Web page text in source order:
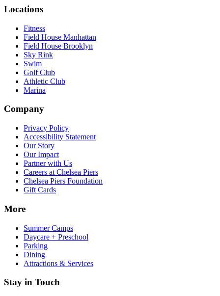
Locations​​​​‌ ‍ ​‍​‍‌‍ ‌ ​‍‌‍‍‌‌‍‌ ‌‍‍‌‌‍ ‍​‍​‍​ ‍‍​‍​‍‌ ​ ‌‍​‌‌‍ ‍‌‍‍‌‌ ‌​‌ ‍‌​‍ ‍‌‍‍‌‌‍ ​‍​‍​‍ ​​‍​‍‌‍‍​‌ ​‍‌‍‌‌‌‍‌‍​‍​‍​ ‍‍​‍​‍‌‍‍​‌ ‌​‌ ‌​‌ ​​‌ ​ ​ ‍‍​‍ ​‍ ‌‍​ ‌‍‍​‌‍‌‌‌‍ ​‌ ​ ‌‍‌‌‌‍​‌‌ ​​‌‍‍‌‌‍‌‌‌ ​‍‌ ​ ​‍ ‍‌ ​ ‌‍​‌‌‍ ‍‌‍‍‌‌ ‌​‌ ‍‌​‍ ‍‌ ​ ‌ ‌​‌ ‌‌‌‍‌​‌‍‍‌‌‍ ​‍ ‌‍‍‌‌‍ ‍‌ ‌​‌‍‌‌‌‍ ‍‌ ‌​​‍ ‌‍‌‌‌‍‌​‌‍‍‌‌ ‌​​‍ ‌‍ ‌‌‍ ‌‍‌​‌‍‌‌​ ‌‌ ​​‌ ​‍‌‍‌‌‌ ​ ‌‍‌‌‌‍ ‍‌ ‌​‌‍​‌‌ ‌​‌‍‍‌‌‍ ‌‍ ‍​ ‍ ‌‍‍‌‌‍‌​​ ‌‌‍‌‍‌‍ ‌‍ ‌ ‌​‌‍‌‌‌ ​‍​ ‍ ‌ ‌​‌ ‍‌‌ ​​‌‍‌‌​ ‌‌‍‌‍‌‍ ‌‍ ‌ ‌​‌‍‌‌‌ ​‍​ ‍ ‌ ​​‌‍​‌‌ ‌​‌‍‍​​ ‌‌‍​ ‌‍ ‌‍ ​‌ ‌‌‌‍ ‌‌‍ ‍‌ ​ ​‍‌‌​ ‌‌‌​​‍‌‌ ‌‍‍ ‌‍‌‌‌ ‍‌​‍‌‌​ ​ ‌​‌​​‍‌‌​ ​ ‌​‌​​‍‌‌​ ​‍​ ​‍‌‍‌‌‌‍​‍​ ​‍​ ‍​‌‍​ ​ ‌‌‌‍​ ‌‍​ ‌‍‌‌‌‍​‍‌‍​‌​ ​‌​‍‌‌​ ​‍​ ​‍​‍‌‌​ ‌‌‌​‌​​‍ ‍‌ ‌​‌‍‍‌‌ ‌​‌‍ ​‌‍‌‌​ ‌‍​‍‌‍​‌‌ ​ ‌‍‌‌‌‌‌‌‌ ​‍‌‍ ​​ ‌‌‍‍​‌ ‌​‌ ‌​‌ ​​‌ ​ ​‍‌‌​ ​ ‌​​‌​‍‌‌​ ​‍‌​‌‍​‍‌‌​ ​‍‌​‌‍‌‍​ ‌‍‍​‌‍‌‌‌‍ ​‌ ​ ‌‍‌‌‌‍​‌‌ ​​‌‍‍‌‌‍‌‌‌ ​‍‌ ​ ​‍ ‍‌ ​ ‌‍​‌‌‍ ‍‌‍‍‌‌ ‌​‌ ‍‌​‍ ‍‌ ​ ‌ ‌​‌ ‌‌‌‍‌​‌‍‍‌‌‍ ​‍‌‍‌‍‍‌‌‍‌​​ ‌‌‍‌‍‌‍ ‌‍ ‌ ‌​‌‍‌‌‌ ​‍​‍‌‍‌ ‌​‌ ‍‌‌ ​​‌‍‌‌​ ‌‌‍‌‍‌‍ ‌‍ ‌ ‌​‌‍‌‌‌ ​‍​‍‌‍‌ ​​‌‍​‌‌ ‌​‌‍‍​​ ‌‌‍​ ‌‍ ‌‍ ​‌ ‌‌‌‍ ‌‌‍ ‍‌ ​ ​‍‌‌​ ‌‌‌​​‍‌‌ ‌‍‍ ‌‍‌‌‌ ‍‌​‍‌‌​ ​ ‌​‌​​‍‌‌​ ​ ‌​‌​​‍‌‌​ ​‍​ ​‍‌‍‌‌‌‍​‍​ ​‍​ ‍​‌‍​ ​ ‌‌‌‍​ ‌‍​ ‌‍‌‌‌‍​‍‌‍​‌​ ​‌​‍‌‌​ ​‍​ ​‍​‍‌‌​ ‌‌‌​‌​​‍ ‍‌ ‌​‌‍‍‌‌ ‌​‌‍ ​‌‍‌‌​‍‌‍‌ ​​‌‍‌‌‌ ​‍‌ ​ ‌ ​​‌‍‌‌‌‍​ ‌ ‌​‌‍‍‌‌ ‌‍‌‍‌‌​ ‌‌ ​​‌ ‌‌‌‍​‍‌‍ ​‌‍‍‌‌ ​ ‌‍‍​‌‍‌‌‌‍‌​​‍​‍‌ ‌
Fitness​​​​‌ ‍ ​‍​‍‌‍ ‌ ​‍‌‍‍‌‌‍‌ ‌‍‍‌‌‍ ‍​‍​‍​ ‍‍​‍​‍‌ ​ ‌‍​‌‌‍ ‍‌‍‍‌‌ ‌​‌ ‍‌​‍ ‍‌‍‍‌‌‍ ​‍​‍​‍ ​​‍​‍‌‍‍​‌ ​‍‌‍‌‌‌‍‌‍​‍​‍​ ‍‍​‍​‍‌‍‍​‌ ‌​‌ ‌​‌ ​​‌ ​ ​ ‍‍​‍ ​‍ ‌‍​ ‌‍‍​‌‍‌‌‌‍ ​‌ ​ ‌‍‌‌‌‍​‌‌ ​​‌‍‍‌‌‍‌‌‌ ​‍‌ ​ ​‍ ‍‌ ​ ‌‍​‌‌‍ ‍‌‍‍‌‌ ‌​‌ ‍‌​‍ ‍‌ ​ ‌ ‌​‌ ‌‌‌‍‌​‌‍‍‌‌‍ ​‍ ‌‍‍‌‌‍ ‍‌ ‌​‌‍‌‌‌‍ ‍‌ ‌​​‍ ‌‍‌‌‌‍‌​‌‍‍‌‌ ‌​​‍ ‌‍ ‌‌‍ ‌‍‌​‌‍‌‌​ ‌‌ ​​‌ ​‍‌‍‌‌‌ ​ ‌‍‌‌‌‍ ‍‌ ‌​‌‍​‌‌ ‌​‌‍‍‌‌‍ ‌‍ ‍​ ‍ ‌‍‍‌‌‍‌​​ ‌‌‍‌‍‌‍ ‌‍ ‌ ‌​‌‍‌‌‌ ​‍​ ‍ ‌ ‌​‌ ‍‌‌ ​​‌‍‌‌​ ‌‌‍‌‍‌‍ ‌‍ ‌ ‌​‌‍‌‌‌ ​‍​ ‍ ‌ ​​‌‍​‌‌ ‌​‌‍‍​​ ‌‌‍​ ‌‍ ‌‍ ​‌ ‌‌‌‍ ‌‌‍ ‍‌ ​ ​‍‌‌​ ‌‌‌​​‍‌‌ ‌‍‍ ‌‍‌‌‌ ‍‌​‍‌‌​ ​ ‌​‌​​‍‌‌​ ​ ‌​‌​​‍‌‌​ ​‍​ ​‍‌‍‌‌‌‍​‍​ ​‍​ ‍​‌‍​ ​ ‌‌‌‍​ ‌‍​ ‌‍‌‌‌‍​‍‌‍​‌​ ​‌​‍‌‌​ ​‍​ ​‍​‍‌‌​ ‌‌‌​‌​​‍ ‍‌‍ ​‌‍‍‌‌‍ ‍‌‍‍ ‌ ​ ​‍‌‌​ ‌‌‌​​‍‌‌ ‌‍‍ ‌‍‌‌‌ ‍‌​‍‌‌​ ​ ‌​‌​​‍‌‌​ ​ ‌​‌​​‍‌‌​ ​‍​ ​‍​ ​‍​ ​ ​ ​ ‌‍​ ‌‍‌‌​ ‍​​ ‌‍​ ​‌​ ‌​‌‍​‌‌‍​ ​ ‍‌​‍‌‌​ ​‍​ ​‍​‍‌‌​ ‌‌‌​‌​​‍ ‍‌‍ ‍‌‍​‌‌‍ ‌‌‍‌‌​ ‌‍​‍‌‍​‌‌ ​ ‌‍‌‌‌‌‌‌‌ ​‍‌‍ ​​ ‌‌‍‍​‌ ‌​‌ ‌​‌ ​​‌ ​ ​‍‌‌​ ​ ‌​​‌​‍‌‌​ ​‍‌​‌‍​‍‌‌​ ​‍‌​‌‍‌‍​ ‌‍‍​‌‍‌‌‌‍ ​‌ ​ ‌‍‌‌‌‍​‌‌ ​​‌‍‍‌‌‍‌‌‌ ​‍‌ ​ ​‍ ‍‌ ​ ‌‍​‌‌‍ ‍‌‍‍‌‌ ‌​‌ ‍‌​‍ ‍‌ ​ ‌ ‌​‌ ‌‌‌‍‌​‌‍‍‌‌‍ ​‍‌‍‌‍‍‌‌‍‌​​ ‌‌‍‌‍‌‍ ‌‍ ‌ ‌​‌‍‌‌‌ ​‍​‍‌‍‌ ‌​‌ ‍‌‌ ​​‌‍‌‌​ ‌‌‍‌‍‌‍ ‌‍ ‌ ‌​‌‍‌‌‌ ​‍​‍‌‍‌ ​​‌‍​‌‌ ‌​‌‍‍​​ ‌‌‍​ ‌‍ ‌‍ ​‌ ‌‌‌‍ ‌‌‍ ‍‌ ​ ​‍‌‌​ ‌‌‌​​‍‌‌ ‌‍‍ ‌‍‌‌‌ ‍‌​‍‌‌​ ​ ‌​‌​​‍‌‌​ ​ ‌​‌​​‍‌‌​ ​‍​ ​‍‌‍‌‌‌‍​‍​ ​‍​ ‍​‌‍​ ​ ‌‌‌‍​ ‌‍​ ‌‍‌‌‌‍​‍‌‍​‌​ ​‌​‍‌‌​ ​‍​ ​‍​‍‌‌​ ‌‌‌​‌​​‍ ‍‌‍ ​‌‍‍‌‌‍ ‍‌‍‍ ‌ ​ ​‍‌‌​ ‌‌‌​​‍‌‌ ‌‍‍ ‌‍‌‌‌ ‍‌​‍‌‌​ ​ ‌​‌​​‍‌‌​ ​ ‌​‌​​‍‌‌​ ​‍​ ​‍​ ​‍​ ​ ​ ​ ‌‍​ ‌‍‌‌​ ‍​​ ‌‍​ ​‌​ ‌​‌‍​‌‌‍​ ​ ‍‌​‍‌‌​ ​‍​ ​‍​‍‌‌​ ‌‌‌​‌​​‍ ‍‌‍ ‍‌‍​‌‌‍ ‌‌‍‌‌​‍‌‍‌ ​​‌‍‌‌‌ ​‍‌ ​ ‌ ​​‌‍‌‌‌‍​ ‌ ‌​‌‍‍‌‌ ‌‍‌‍‌‌​ ‌‌ ​​‌ ‌‌‌‍​‍‌‍ ​‌‍‍‌‌ ​ ‌‍‍​‌‍‌‌‌‍‌​​‍​‍‌ ‌
Field House Manhattan​​​​‌ ‍ ​‍​‍‌‍ ‌ ​‍‌‍‍‌‌‍‌ ‌‍‍‌‌‍ ‍​‍​‍​ ‍‍​‍​‍‌ ​ ‌‍​‌‌‍ ‍‌‍‍‌‌ ‌​‌ ‍‌​‍ ‍‌‍‍‌‌‍ ​‍​‍​‍ ​​‍​‍‌‍‍​‌ ​‍‌‍‌‌‌‍‌‍​‍​‍​ ‍‍​‍​‍‌‍‍​‌ ‌​‌ ‌​‌ ​​‌ ​ ​ ‍‍​‍ ​‍ ‌‍​ ‌‍‍​‌‍‌‌‌‍ ​‌ ​ ‌‍‌‌‌‍​‌‌ ​​‌‍‍‌‌‍‌‌‌ ​‍‌ ​ ​‍ ‍‌ ​ ‌‍​‌‌‍ ‍‌‍‍‌‌ ‌​‌ ‍‌​‍ ‍‌ ​ ‌ ‌​‌ ‌‌‌‍‌​‌‍‍‌‌‍ ​‍ ‌‍‍‌‌‍ ‍‌ ‌​‌‍‌‌‌‍ ‍‌ ‌​​‍ ‌‍‌‌‌‍‌​‌‍‍‌‌ ‌​​‍ ‌‍ ‌‌‍ ‌‍‌​‌‍‌‌​ ‌‌ ​​‌ ​‍‌‍‌‌‌ ​ ‌‍‌‌‌‍ ‍‌ ‌​‌‍​‌‌ ‌​‌‍‍‌‌‍ ‌‍ ‍​ ‍ ‌‍‍‌‌‍‌​​ ‌‌‍‌‍‌‍ ‌‍ ‌ ‌​‌‍‌‌‌ ​‍​ ‍ ‌ ‌​‌ ‍‌‌ ​​‌‍‌‌​ ‌‌‍‌‍‌‍ ‌‍ ‌ ‌​‌‍‌‌‌ ​‍​ ‍ ‌ ​​‌‍​‌‌ ‌​‌‍‍​​ ‌‌‍​ ‌‍ ‌‍ ​‌ ‌‌‌‍ ‌‌‍ ‍‌ ​ ​‍‌‌​ ‌‌‌​​‍‌‌ ‌‍‍ ‌‍‌‌‌ ‍‌​‍‌‌​ ​ ‌​‌​​‍‌‌​ ​ ‌​‌​​‍‌‌​ ​‍​ ​‍‌‍‌‌‌‍​‍​ ​‍​ ‍​‌‍​ ​ ‌‌‌‍​ ‌‍​ ‌‍‌‌‌‍​‍‌‍​‌​ ​‌​‍‌‌​ ​‍​ ​‍​‍‌‌​ ‌‌‌​‌​​‍ ‍‌‍ ​‌‍‍‌‌‍ ‍‌‍‍ ‌ ​ ​‍‌‌​ ‌‌‌​​‍‌‌ ‌‍‍ ‌‍‌‌‌ ‍‌​‍‌‌​ ​ ‌​‌​​‍‌‌​ ​ ‌​‌​​‍‌‌​ ​‍​ ​‍​ ​‌​ ​ ​ ​‌‌‍​‍​ ​​​ ​‌‌‍​‌​ ‌ ​ ​‍​ ​‍​ ‌‍​ ‌​​‍‌‌​ ​‍​ ​‍​‍‌‌​ ‌‌‌​‌​​‍ ‍‌‍ ‍‌‍​‌‌‍ ‌‌‍‌‌​ ‌‍​‍‌‍​‌‌ ​ ‌‍‌‌‌‌‌‌‌ ​‍‌‍ ​​ ‌‌‍‍​‌ ‌​‌ ‌​‌ ​​‌ ​ ​‍‌‌​ ​ ‌​​‌​‍‌‌​ ​‍‌​‌‍​‍‌‌​ ​‍‌​‌‍‌‍​ ‌‍‍​‌‍‌‌‌‍ ​‌ ​ ‌‍‌‌‌‍​‌‌ ​​‌‍‍‌‌‍‌‌‌ ​‍‌ ​ ​‍ ‍‌ ​ ‌‍​‌‌‍ ‍‌‍‍‌‌ ‌​‌ ‍‌​‍ ‍‌ ​ ‌ ‌​‌ ‌‌‌‍‌​‌‍‍‌‌‍ ​‍‌‍‌‍‍‌‌‍‌​​ ‌‌‍‌‍‌‍ ‌‍ ‌ ‌​‌‍‌‌‌ ​‍​‍‌‍‌ ‌​‌ ‍‌‌ ​​‌‍‌‌​ ‌‌‍‌‍‌‍ ‌‍ ‌ ‌​‌‍‌‌‌ ​‍​‍‌‍‌ ​​‌‍​‌‌ ‌​‌‍‍​​ ‌‌‍​ ‌‍ ‌‍ ​‌ ‌‌‌‍ ‌‌‍ ‍‌ ​ ​‍‌‌​ ‌‌‌​​‍‌‌ ‌‍‍ ‌‍‌‌‌ ‍‌​‍‌‌​ ​ ‌​‌​​‍‌‌​ ​ ‌​‌​​‍‌‌​ ​‍​ ​‍‌‍‌‌‌‍​‍​ ​‍​ ‍​‌‍​ ​ ‌‌‌‍​ ‌‍​ ‌‍‌‌‌‍​‍‌‍​‌​ ​‌​‍‌‌​ ​‍​ ​‍​‍‌‌​ ‌‌‌​‌​​‍ ‍‌‍ ​‌‍‍‌‌‍ ‍‌‍‍ ‌ ​ ​‍‌‌​ ‌‌‌​​‍‌‌ ‌‍‍ ‌‍‌‌‌ ‍‌​‍‌‌​ ​ ‌​‌​​‍‌‌​ ​ ‌​‌​​‍‌‌​ ​‍​ ​‍​ ​‌​ ​ ​ ​‌‌‍​‍​ ​​​ ​‌‌‍​‌​ ‌ ​ ​‍​ ​‍​ ‌‍​ ‌​​‍‌‌​ ​‍​ ​‍​‍‌‌​ ‌‌‌​‌​​‍ ‍‌‍ ‍‌‍​‌‌‍ ‌‌‍‌‌​‍‌‍‌ ​​‌‍‌‌‌ ​‍‌ ​ ‌ ​​‌‍‌‌‌‍​ ‌ ‌​‌‍‍‌‌ ‌‍‌‍‌‌​ ‌‌ ​​‌ ‌‌‌‍​‍‌‍ ​‌‍‍‌‌ ​ ‌‍‍​‌‍‌‌‌‍‌​​‍​‍‌ ‌
Field House Brooklyn​​​​‌ ‍ ​‍​‍‌‍ ‌ ​‍‌‍‍‌‌‍‌ ‌‍‍‌‌‍ ‍​‍​‍​ ‍‍​‍​‍‌ ​ ‌‍​‌‌‍ ‍‌‍‍‌‌ ‌​‌ ‍‌​‍ ‍‌‍‍‌‌‍ ​‍​‍​‍ ​​‍​‍‌‍‍​‌ ​‍‌‍‌‌‌‍‌‍​‍​‍​ ‍‍​‍​‍‌‍‍​‌ ‌​‌ ‌​‌ ​​‌ ​ ​ ‍‍​‍ ​‍ ‌‍​ ‌‍‍​‌‍‌‌‌‍ ​‌ ​ ‌‍‌‌‌‍​‌‌ ​​‌‍‍‌‌‍‌‌‌ ​‍‌ ​ ​‍ ‍‌ ​ ‌‍​‌‌‍ ‍‌‍‍‌‌ ‌​‌ ‍‌​‍ ‍‌ ​ ‌ ‌​‌ ‌‌‌‍‌​‌‍‍‌‌‍ ​‍ ‌‍‍‌‌‍ ‍‌ ‌​‌‍‌‌‌‍ ‍‌ ‌​​‍ ‌‍‌‌‌‍‌​‌‍‍‌‌ ‌​​‍ ‌‍ ‌‌‍ ‌‍‌​‌‍‌‌​ ‌‌ ​​‌ ​‍‌‍‌‌‌ ​ ‌‍‌‌‌‍ ‍‌ ‌​‌‍​‌‌ ‌​‌‍‍‌‌‍ ‌‍ ‍​ ‍ ‌‍‍‌‌‍‌​​ ‌‌‍‌‍‌‍ ‌‍ ‌ ‌​‌‍‌‌‌ ​‍​ ‍ ‌ ‌​‌ ‍‌‌ ​​‌‍‌‌​ ‌‌‍‌‍‌‍ ‌‍ ‌ ‌​‌‍‌‌‌ ​‍​ ‍ ‌ ​​‌‍​‌‌ ‌​‌‍‍​​ ‌‌‍​ ‌‍ ‌‍ ​‌ ‌‌‌‍ ‌‌‍ ‍‌ ​ ​‍‌‌​ ‌‌‌​​‍‌‌ ‌‍‍ ‌‍‌‌‌ ‍‌​‍‌‌​ ​ ‌​‌​​‍‌‌​ ​ ‌​‌​​‍‌‌​ ​‍​ ​‍‌‍‌‌‌‍​‍​ ​‍​ ‍​‌‍​ ​ ‌‌‌‍​ ‌‍​ ‌‍‌‌‌‍​‍‌‍​‌​ ​‌​‍‌‌​ ​‍​ ​‍​‍‌‌​ ‌‌‌​‌​​‍ ‍‌‍ ​‌‍‍‌‌‍ ‍‌‍‍ ‌ ​ ​‍‌‌​ ‌‌‌​​‍‌‌ ‌‍‍ ‌‍‌‌‌ ‍‌​‍‌‌​ ​ ‌​‌​​‍‌‌​ ​ ‌​‌​​‍‌‌​ ​‍​ ​‍​ ‌‍​ ‍​​ ‌ ‌‍‌​​ ​‌​ ​‍​ ‌‌​ ‌‍​ ​‍​ ​‌‌‍​ ​ ​‌​‍‌‌​ ​‍​ ​‍​‍‌‌​ ‌‌‌​‌​​‍ ‍‌‍ ‍‌‍​‌‌‍ ‌‌‍‌‌​ ‌‍​‍‌‍​‌‌ ​ ‌‍‌‌‌‌‌‌‌ ​‍‌‍ ​​ ‌‌‍‍​‌ ‌​‌ ‌​‌ ​​‌ ​ ​‍‌‌​ ​ ‌​​‌​‍‌‌​ ​‍‌​‌‍​‍‌‌​ ​‍‌​‌‍‌‍​ ‌‍‍​‌‍‌‌‌‍ ​‌ ​ ‌‍‌‌‌‍​‌‌ ​​‌‍‍‌‌‍‌‌‌ ​‍‌ ​ ​‍ ‍‌ ​ ‌‍​‌‌‍ ‍‌‍‍‌‌ ‌​‌ ‍‌​‍ ‍‌ ​ ‌ ‌​‌ ‌‌‌‍‌​‌‍‍‌‌‍ ​‍‌‍‌‍‍‌‌‍‌​​ ‌‌‍‌‍‌‍ ‌‍ ‌ ‌​‌‍‌‌‌ ​‍​‍‌‍‌ ‌​‌ ‍‌‌ ​​‌‍‌‌​ ‌‌‍‌‍‌‍ ‌‍ ‌ ‌​‌‍‌‌‌ ​‍​‍‌‍‌ ​​‌‍​‌‌ ‌​‌‍‍​​ ‌‌‍​ ‌‍ ‌‍ ​‌ ‌‌‌‍ ‌‌‍ ‍‌ ​ ​‍‌‌​ ‌‌‌​​‍‌‌ ‌‍‍ ‌‍‌‌‌ ‍‌​‍‌‌​ ​ ‌​‌​​‍‌‌​ ​ ‌​‌​​‍‌‌​ ​‍​ ​‍‌‍‌‌‌‍​‍​ ​‍​ ‍​‌‍​ ​ ‌‌‌‍​ ‌‍​ ‌‍‌‌‌‍​‍‌‍​‌​ ​‌​‍‌‌​ ​‍​ ​‍​‍‌‌​ ‌‌‌​‌​​‍ ‍‌‍ ​‌‍‍‌‌‍ ‍‌‍‍ ‌ ​ ​‍‌‌​ ‌‌‌​​‍‌‌ ‌‍‍ ‌‍‌‌‌ ‍‌​‍‌‌​ ​ ‌​‌​​‍‌‌​ ​ ‌​‌​​‍‌‌​ ​‍​ ​‍​ ‌‍​ ‍​​ ‌ ‌‍‌​​ ​‌​ ​‍​ ‌‌​ ‌‍​ ​‍​ ​‌‌‍​ ​ ​‌​‍‌‌​ ​‍​ ​‍​‍‌‌​ ‌‌‌​‌​​‍ ‍‌‍ ‍‌‍​‌‌‍ ‌‌‍‌‌​‍‌‍‌ ​​‌‍‌‌‌ ​‍‌ ​ ‌ ​​‌‍‌‌‌‍​ ‌ ‌​‌‍‍‌‌ ‌‍‌‍‌‌​ ‌‌ ​​‌ ‌‌‌‍​‍‌‍ ​‌‍‍‌‌ ​ ‌‍‍​‌‍‌‌‌‍‌​​‍​‍‌ ‌
Sky Rink​​​​‌ ‍ ​‍​‍‌‍ ‌ ​‍‌‍‍‌‌‍‌ ‌‍‍‌‌‍ ‍​‍​‍​ ‍‍​‍​‍‌ ​ ‌‍​‌‌‍ ‍‌‍‍‌‌ ‌​‌ ‍‌​‍ ‍‌‍‍‌‌‍ ​‍​‍​‍ ​​‍​‍‌‍‍​‌ ​‍‌‍‌‌‌‍‌‍​‍​‍​ ‍‍​‍​‍‌‍‍​‌ ‌​‌ ‌​‌ ​​‌ ​ ​ ‍‍​‍ ​‍ ‌‍​ ‌‍‍​‌‍‌‌‌‍ ​‌ ​ ‌‍‌‌‌‍​‌‌ ​​‌‍‍‌‌‍‌‌‌ ​‍‌ ​ ​‍ ‍‌ ​ ‌‍​‌‌‍ ‍‌‍‍‌‌ ‌​‌ ‍‌​‍ ‍‌ ​ ‌ ‌​‌ ‌‌‌‍‌​‌‍‍‌‌‍ ​‍ ‌‍‍‌‌‍ ‍‌ ‌​‌‍‌‌‌‍ ‍‌ ‌​​‍ ‌‍‌‌‌‍‌​‌‍‍‌‌ ‌​​‍ ‌‍ ‌‌‍ ‌‍‌​‌‍‌‌​ ‌‌ ​​‌ ​‍‌‍‌‌‌ ​ ‌‍‌‌‌‍ ‍‌ ‌​‌‍​‌‌ ‌​‌‍‍‌‌‍ ‌‍ ‍​ ‍ ‌‍‍‌‌‍‌​​ ‌‌‍‌‍‌‍ ‌‍ ‌ ‌​‌‍‌‌‌ ​‍​ ‍ ‌ ‌​‌ ‍‌‌ ​​‌‍‌‌​ ‌‌‍‌‍‌‍ ‌‍ ‌ ‌​‌‍‌‌‌ ​‍​ ‍ ‌ ​​‌‍​‌‌ ‌​‌‍‍​​ ‌‌‍​ ‌‍ ‌‍ ​‌ ‌‌‌‍ ‌‌‍ ‍‌ ​ ​‍‌‌​ ‌‌‌​​‍‌‌ ‌‍‍ ‌‍‌‌‌ ‍‌​‍‌‌​ ​ ‌​‌​​‍‌‌​ ​ ‌​‌​​‍‌‌​ ​‍​ ​‍‌‍‌‌‌‍​‍​ ​‍​ ‍​‌‍​ ​ ‌‌‌‍​ ‌‍​ ‌‍‌‌‌‍​‍‌‍​‌​ ​‌​‍‌‌​ ​‍​ ​‍​‍‌‌​ ‌‌‌​‌​​‍ ‍‌‍ ​‌‍‍‌‌‍ ‍‌‍‍ ‌ ​ ​‍‌‌​ ‌‌‌​​‍‌‌ ‌‍‍ ‌‍‌‌‌ ‍‌​‍‌‌​ ​ ‌​‌​​‍‌‌​ ​ ‌​‌​​‍‌‌​ ​‍​ ​‍​ ‌​​ ‌ ‌‍‌‍‌‍‌‍​ ​​​ ‌‍​ ‌‌​ ‌​‌‍‌​‌‍‌​​ ​‌‌‍​‍​‍‌‌​ ​‍​ ​‍​‍‌‌​ ‌‌‌​‌​​‍ ‍‌‍ ‍‌‍​‌‌‍ ‌‌‍‌‌​ ‌‍​‍‌‍​‌‌ ​ ‌‍‌‌‌‌‌‌‌ ​‍‌‍ ​​ ‌‌‍‍​‌ ‌​‌ ‌​‌ ​​‌ ​ ​‍‌‌​ ​ ‌​​‌​‍‌‌​ ​‍‌​‌‍​‍‌‌​ ​‍‌​‌‍‌‍​ ‌‍‍​‌‍‌‌‌‍ ​‌ ​ ‌‍‌‌‌‍​‌‌ ​​‌‍‍‌‌‍‌‌‌ ​‍‌ ​ ​‍ ‍‌ ​ ‌‍​‌‌‍ ‍‌‍‍‌‌ ‌​‌ ‍‌​‍ ‍‌ ​ ‌ ‌​‌ ‌‌‌‍‌​‌‍‍‌‌‍ ​‍‌‍‌‍‍‌‌‍‌​​ ‌‌‍‌‍‌‍ ‌‍ ‌ ‌​‌‍‌‌‌ ​‍​‍‌‍‌ ‌​‌ ‍‌‌ ​​‌‍‌‌​ ‌‌‍‌‍‌‍ ‌‍ ‌ ‌​‌‍‌‌‌ ​‍​‍‌‍‌ ​​‌‍​‌‌ ‌​‌‍‍​​ ‌‌‍​ ‌‍ ‌‍ ​‌ ‌‌‌‍ ‌‌‍ ‍‌ ​ ​‍‌‌​ ‌‌‌​​‍‌‌ ‌‍‍ ‌‍‌‌‌ ‍‌​‍‌‌​ ​ ‌​‌​​‍‌‌​ ​ ‌​‌​​‍‌‌​ ​‍​ ​‍‌‍‌‌‌‍​‍​ ​‍​ ‍​‌‍​ ​ ‌‌‌‍​ ‌‍​ ‌‍‌‌‌‍​‍‌‍​‌​ ​‌​‍‌‌​ ​‍​ ​‍​‍‌‌​ ‌‌‌​‌​​‍ ‍‌‍ ​‌‍‍‌‌‍ ‍‌‍‍ ‌ ​ ​‍‌‌​ ‌‌‌​​‍‌‌ ‌‍‍ ‌‍‌‌‌ ‍‌​‍‌‌​ ​ ‌​‌​​‍‌‌​ ​ ‌​‌​​‍‌‌​ ​‍​ ​‍​ ‌​​ ‌ ‌‍‌‍‌‍‌‍​ ​​​ ‌‍​ ‌‌​ ‌​‌‍‌​‌‍‌​​ ​‌‌‍​‍​‍‌‌​ ​‍​ ​‍​‍‌‌​ ‌‌‌​‌​​‍ ‍‌‍ ‍‌‍​‌‌‍ ‌‌‍‌‌​‍‌‍‌ ​​‌‍‌‌‌ ​‍‌ ​ ‌ ​​‌‍‌‌‌‍​ ‌ ‌​‌‍‍‌‌ ‌‍‌‍‌‌​ ‌‌ ​​‌ ‌‌‌‍​‍‌‍ ​‌‍‍‌‌ ​ ‌‍‍​‌‍‌‌‌‍‌​​‍​‍‌ ‌
Swim​​​​‌ ‍ ​‍​‍‌‍ ‌ ​‍‌‍‍‌‌‍‌ ‌‍‍‌‌‍ ‍​‍​‍​ ‍‍​‍​‍‌ ​ ‌‍​‌‌‍ ‍‌‍‍‌‌ ‌​‌ ‍‌​‍ ‍‌‍‍‌‌‍ ​‍​‍​‍ ​​‍​‍‌‍‍​‌ ​‍‌‍‌‌‌‍‌‍​‍​‍​ ‍‍​‍​‍‌‍‍​‌ ‌​‌ ‌​‌ ​​‌ ​ ​ ‍‍​‍ ​‍ ‌‍​ ‌‍‍​‌‍‌‌‌‍ ​‌ ​ ‌‍‌‌‌‍​‌‌ ​​‌‍‍‌‌‍‌‌‌ ​‍‌ ​ ​‍ ‍‌ ​ ‌‍​‌‌‍ ‍‌‍‍‌‌ ‌​‌ ‍‌​‍ ‍‌ ​ ‌ ‌​‌ ‌‌‌‍‌​‌‍‍‌‌‍ ​‍ ‌‍‍‌‌‍ ‍‌ ‌​‌‍‌‌‌‍ ‍‌ ‌​​‍ ‌‍‌‌‌‍‌​‌‍‍‌‌ ‌​​‍ ‌‍ ‌‌‍ ‌‍‌​‌‍‌‌​ ‌‌ ​​‌ ​‍‌‍‌‌‌ ​ ‌‍‌‌‌‍ ‍‌ ‌​‌‍​‌‌ ‌​‌‍‍‌‌‍ ‌‍ ‍​ ‍ ‌‍‍‌‌‍‌​​ ‌‌‍‌‍‌‍ ‌‍ ‌ ‌​‌‍‌‌‌ ​‍​ ‍ ‌ ‌​‌ ‍‌‌ ​​‌‍‌‌​ ‌‌‍‌‍‌‍ ‌‍ ‌ ‌​‌‍‌‌‌ ​‍​ ‍ ‌ ​​‌‍​‌‌ ‌​‌‍‍​​ ‌‌‍​ ‌‍ ‌‍ ​‌ ‌‌‌‍ ‌‌‍ ‍‌ ​ ​‍‌‌​ ‌‌‌​​‍‌‌ ‌‍‍ ‌‍‌‌‌ ‍‌​‍‌‌​ ​ ‌​‌​​‍‌‌​ ​ ‌​‌​​‍‌‌​ ​‍​ ​‍‌‍‌‌‌‍​‍​ ​‍​ ‍​‌‍​ ​ ‌‌‌‍​ ‌‍​ ‌‍‌‌‌‍​‍‌‍​‌​ ​‌​‍‌‌​ ​‍​ ​‍​‍‌‌​ ‌‌‌​‌​​‍ ‍‌‍ ​‌‍‍‌‌‍ ‍‌‍‍ ‌ ​ ​‍‌‌​ ‌‌‌​​‍‌‌ ‌‍‍ ‌‍‌‌‌ ‍‌​‍‌‌​ ​ ‌​‌​​‍‌‌​ ​ ‌​‌​​‍‌‌​ ​‍​ ​‍‌‍‌‍‌‍‌‍​ ​​​ ‌‌​ ‌‌​ ‌​​ ​‍‌‍​ ​ ​‌​ ​ ‌‍​ ‌‍​‌‌‍​ ‌‍‌‌​ ‌‍​ ​‌​ ​ ‌‍​ ‌‍​‍​ ‌​​ ‍​‌‍‌​​ ‍​​ ‌‍​ ‌‌‌‍​‍​ ‌​​ ‌​​ ​‌​ ‍‌​ ‍‌‌‍​ ​‍‌‌​ ​‍​ ​‍​‍‌‌​ ‌‌‌​‌​​‍ ‍‌‍ ‍‌‍​‌‌‍ ‌‌‍‌‌​ ‌‍​‍‌‍​‌‌ ​ ‌‍‌‌‌‌‌‌‌ ​‍‌‍ ​​ ‌‌‍‍​‌ ‌​‌ ‌​‌ ​​‌ ​ ​‍‌‌​ ​ ‌​​‌​‍‌‌​ ​‍‌​‌‍​‍‌‌​ ​‍‌​‌‍‌‍​ ‌‍‍​‌‍‌‌‌‍ ​‌ ​ ‌‍‌‌‌‍​‌‌ ​​‌‍‍‌‌‍‌‌‌ ​‍‌ ​ ​‍ ‍‌ ​ ‌‍​‌‌‍ ‍‌‍‍‌‌ ‌​‌ ‍‌​‍ ‍‌ ​ ‌ ‌​‌ ‌‌‌‍‌​‌‍‍‌‌‍ ​‍‌‍‌‍‍‌‌‍‌​​ ‌‌‍‌‍‌‍ ‌‍ ‌ ‌​‌‍‌‌‌ ​‍​‍‌‍‌ ‌​‌ ‍‌‌ ​​‌‍‌‌​ ‌‌‍‌‍‌‍ ‌‍ ‌ ‌​‌‍‌‌‌ ​‍​‍‌‍‌ ​​‌‍​‌‌ ‌​‌‍‍​​ ‌‌‍​ ‌‍ ‌‍ ​‌ ‌‌‌‍ ‌‌‍ ‍‌ ​ ​‍‌‌​ ‌‌‌​​‍‌‌ ‌‍‍ ‌‍‌‌‌ ‍‌​‍‌‌​ ​ ‌​‌​​‍‌‌​ ​ ‌​‌​​‍‌‌​ ​‍​ ​‍‌‍‌‌‌‍​‍​ ​‍​ ‍​‌‍​ ​ ‌‌‌‍​ ‌‍​ ‌‍‌‌‌‍​‍‌‍​‌​ ​‌​‍‌‌​ ​‍​ ​‍​‍‌‌​ ‌‌‌​‌​​‍ ‍‌‍ ​‌‍‍‌‌‍ ‍‌‍‍ ‌ ​ ​‍‌‌​ ‌‌‌​​‍‌‌ ‌‍‍ ‌‍‌‌‌ ‍‌​‍‌‌​ ​ ‌​‌​​‍‌‌​ ​ ‌​‌​​‍‌‌​ ​‍​ ​‍‌‍‌‍‌‍‌‍​ ​​​ ‌‌​ ‌‌​ ‌​​ ​‍‌‍​ ​ ​‌​ ​ ‌‍​ ‌‍​‌‌‍​ ‌‍‌‌​ ‌‍​ ​‌​ ​ ‌‍​ ‌‍​‍​ ‌​​ ‍​‌‍‌​​ ‍​​ ‌‍​ ‌‌‌‍​‍​ ‌​​ ‌​​ ​‌​ ‍‌​ ‍‌‌‍​ ​‍‌‌​ ​‍​ ​‍​‍‌‌​ ‌‌‌​‌​​‍ ‍‌‍ ‍‌‍​‌‌‍ ‌‌‍‌‌​‍‌‍‌ ​​‌‍‌‌‌ ​‍‌ ​ ‌ ​​‌‍‌‌‌‍​ ‌ ‌​‌‍‍‌‌ ‌‍‌‍‌‌​ ‌‌ ​​‌ ‌‌‌‍​‍‌‍ ​‌‍‍‌‌ ​ ‌‍‍​‌‍‌‌‌‍‌​​‍​‍‌ ‌
Golf Club​​​​‌ ‍ ​‍​‍‌‍ ‌ ​‍‌‍‍‌‌‍‌ ‌‍‍‌‌‍ ‍​‍​‍​ ‍‍​‍​‍‌ ​ ‌‍​‌‌‍ ‍‌‍‍‌‌ ‌​‌ ‍‌​‍ ‍‌‍‍‌‌‍ ​‍​‍​‍ ​​‍​‍‌‍‍​‌ ​‍‌‍‌‌‌‍‌‍​‍​‍​ ‍‍​‍​‍‌‍‍​‌ ‌​‌ ‌​‌ ​​‌ ​ ​ ‍‍​‍ ​‍ ‌‍​ ‌‍‍​‌‍‌‌‌‍ ​‌ ​ ‌‍‌‌‌‍​‌‌ ​​‌‍‍‌‌‍‌‌‌ ​‍‌ ​ ​‍ ‍‌ ​ ‌‍​‌‌‍ ‍‌‍‍‌‌ ‌​‌ ‍‌​‍ ‍‌ ​ ‌ ‌​‌ ‌‌‌‍‌​‌‍‍‌‌‍ ​‍ ‌‍‍‌‌‍ ‍‌ ‌​‌‍‌‌‌‍ ‍‌ ‌​​‍ ‌‍‌‌‌‍‌​‌‍‍‌‌ ‌​​‍ ‌‍ ‌‌‍ ‌‍‌​‌‍‌‌​ ‌‌ ​​‌ ​‍‌‍‌‌‌ ​ ‌‍‌‌‌‍ ‍‌ ‌​‌‍​‌‌ ‌​‌‍‍‌‌‍ ‌‍ ‍​ ‍ ‌‍‍‌‌‍‌​​ ‌‌‍‌‍‌‍ ‌‍ ‌ ‌​‌‍‌‌‌ ​‍​ ‍ ‌ ‌​‌ ‍‌‌ ​​‌‍‌‌​ ‌‌‍‌‍‌‍ ‌‍ ‌ ‌​‌‍‌‌‌ ​‍​ ‍ ‌ ​​‌‍​‌‌ ‌​‌‍‍​​ ‌‌‍​ ‌‍ ‌‍ ​‌ ‌‌‌‍ ‌‌‍ ‍‌ ​ ​‍‌‌​ ‌‌‌​​‍‌‌ ‌‍‍ ‌‍‌‌‌ ‍‌​‍‌‌​ ​ ‌​‌​​‍‌‌​ ​ ‌​‌​​‍‌‌​ ​‍​ ​‍‌‍‌‌‌‍​‍​ ​‍​ ‍​‌‍​ ​ ‌‌‌‍​ ‌‍​ ‌‍‌‌‌‍​‍‌‍​‌​ ​‌​‍‌‌​ ​‍​ ​‍​‍‌‌​ ‌‌‌​‌​​‍ ‍‌‍ ​‌‍‍‌‌‍ ‍‌‍‍ ‌ ​ ​‍‌‌​ ‌‌‌​​‍‌‌ ‌‍‍ ‌‍‌‌‌ ‍‌​‍‌‌​ ​ ‌​‌​​‍‌‌​ ​ ‌​‌​​‍‌‌​ ​‍​ ​‍​ ‌​‌‍‌‌​ ‌‍‌‍‌​​ ​‍​ ‌‍​ ​‍‌‍‌‍‌‍​‌‌‍​ ‌‍​ ‌‍​ ​‍‌‌​ ​‍​ ​‍​‍‌‌​ ‌‌‌​‌​​‍ ‍‌‍ ‍‌‍​‌‌‍ ‌‌‍‌‌​ ‌‍​‍‌‍​‌‌ ​ ‌‍‌‌‌‌‌‌‌ ​‍‌‍ ​​ ‌‌‍‍​‌ ‌​‌ ‌​‌ ​​‌ ​ ​‍‌‌​ ​ ‌​​‌​‍‌‌​ ​‍‌​‌‍​‍‌‌​ ​‍‌​‌‍‌‍​ ‌‍‍​‌‍‌‌‌‍ ​‌ ​ ‌‍‌‌‌‍​‌‌ ​​‌‍‍‌‌‍‌‌‌ ​‍‌ ​ ​‍ ‍‌ ​ ‌‍​‌‌‍ ‍‌‍‍‌‌ ‌​‌ ‍‌​‍ ‍‌ ​ ‌ ‌​‌ ‌‌‌‍‌​‌‍‍‌‌‍ ​‍‌‍‌‍‍‌‌‍‌​​ ‌‌‍‌‍‌‍ ‌‍ ‌ ‌​‌‍‌‌‌ ​‍​‍‌‍‌ ‌​‌ ‍‌‌ ​​‌‍‌‌​ ‌‌‍‌‍‌‍ ‌‍ ‌ ‌​‌‍‌‌‌ ​‍​‍‌‍‌ ​​‌‍​‌‌ ‌​‌‍‍​​ ‌‌‍​ ‌‍ ‌‍ ​‌ ‌‌‌‍ ‌‌‍ ‍‌ ​ ​‍‌‌​ ‌‌‌​​‍‌‌ ‌‍‍ ‌‍‌‌‌ ‍‌​‍‌‌​ ​ ‌​‌​​‍‌‌​ ​ ‌​‌​​‍‌‌​ ​‍​ ​‍‌‍‌‌‌‍​‍​ ​‍​ ‍​‌‍​ ​ ‌‌‌‍​ ‌‍​ ‌‍‌‌‌‍​‍‌‍​‌​ ​‌​‍‌‌​ ​‍​ ​‍​‍‌‌​ ‌‌‌​‌​​‍ ‍‌‍ ​‌‍‍‌‌‍ ‍‌‍‍ ‌ ​ ​‍‌‌​ ‌‌‌​​‍‌‌ ‌‍‍ ‌‍‌‌‌ ‍‌​‍‌‌​ ​ ‌​‌​​‍‌‌​ ​ ‌​‌​​‍‌‌​ ​‍​ ​‍​ ‌​‌‍‌‌​ ‌‍‌‍‌​​ ​‍​ ‌‍​ ​‍‌‍‌‍‌‍​‌‌‍​ ‌‍​ ‌‍​ ​‍‌‌​ ​‍​ ​‍​‍‌‌​ ‌‌‌​‌​​‍ ‍‌‍ ‍‌‍​‌‌‍ ‌‌‍‌‌​‍‌‍‌ ​​‌‍‌‌‌ ​‍‌ ​ ‌ ​​‌‍‌‌‌‍​ ‌ ‌​‌‍‍‌‌ ‌‍‌‍‌‌​ ‌‌ ​​‌ ‌‌‌‍​‍‌‍ ​‌‍‍‌‌ ​ ‌‍‍​‌‍‌‌‌‍‌​​‍​‍‌ ‌
Athletic Club​​​​‌ ‍ ​‍​‍‌‍ ‌ ​‍‌‍‍‌‌‍‌ ‌‍‍‌‌‍ ‍​‍​‍​ ‍‍​‍​‍‌ ​ ‌‍​‌‌‍ ‍‌‍‍‌‌ ‌​‌ ‍‌​‍ ‍‌‍‍‌‌‍ ​‍​‍​‍ ​​‍​‍‌‍‍​‌ ​‍‌‍‌‌‌‍‌‍​‍​‍​ ‍‍​‍​‍‌‍‍​‌ ‌​‌ ‌​‌ ​​‌ ​ ​ ‍‍​‍ ​‍ ‌‍​ ‌‍‍​‌‍‌‌‌‍ ​‌ ​ ‌‍‌‌‌‍​‌‌ ​​‌‍‍‌‌‍‌‌‌ ​‍‌ ​ ​‍ ‍‌ ​ ‌‍​‌‌‍ ‍‌‍‍‌‌ ‌​‌ ‍‌​‍ ‍‌ ​ ‌ ‌​‌ ‌‌‌‍‌​‌‍‍‌‌‍ ​‍ ‌‍‍‌‌‍ ‍‌ ‌​‌‍‌‌‌‍ ‍‌ ‌​​‍ ‌‍‌‌‌‍‌​‌‍‍‌‌ ‌​​‍ ‌‍ ‌‌‍ ‌‍‌​‌‍‌‌​ ‌‌ ​​‌ ​‍‌‍‌‌‌ ​ ‌‍‌‌‌‍ ‍‌ ‌​‌‍​‌‌ ‌​‌‍‍‌‌‍ ‌‍ ‍​ ‍ ‌‍‍‌‌‍‌​​ ‌‌‍‌‍‌‍ ‌‍ ‌ ‌​‌‍‌‌‌ ​‍​ ‍ ‌ ‌​‌ ‍‌‌ ​​‌‍‌‌​ ‌‌‍‌‍‌‍ ‌‍ ‌ ‌​‌‍‌‌‌ ​‍​ ‍ ‌ ​​‌‍​‌‌ ‌​‌‍‍​​ ‌‌‍​ ‌‍ ‌‍ ​‌ ‌‌‌‍ ‌‌‍ ‍‌ ​ ​‍‌‌​ ‌‌‌​​‍‌‌ ‌‍‍ ‌‍‌‌‌ ‍‌​‍‌‌​ ​ ‌​‌​​‍‌‌​ ​ ‌​‌​​‍‌‌​ ​‍​ ​‍‌‍‌‌‌‍​‍​ ​‍​ ‍​‌‍​ ​ ‌‌‌‍​ ‌‍​ ‌‍‌‌‌‍​‍‌‍​‌​ ​‌​‍‌‌​ ​‍​ ​‍​‍‌‌​ ‌‌‌​‌​​‍ ‍‌‍ ​‌‍‍‌‌‍ ‍‌‍‍ ‌ ​ ​‍‌‌​ ‌‌‌​​‍‌‌ ‌‍‍ ‌‍‌‌‌ ‍‌​‍‌‌​ ​ ‌​‌​​‍‌‌​ ​ ‌​‌​​‍‌‌​ ​‍​ ​‍​ ‍​‌‍​‌​ ​ ​ ‌​‌‍​‌​ ‌ ‌‍‌​‌‍​‌​ ​ ​ ‍​‌‍‌‌‌‍​ ​‍‌‌​ ​‍​ ​‍​‍‌‌​ ‌‌‌​‌​​‍ ‍‌‍ ‍‌‍​‌‌‍ ‌‌‍‌‌​ ‌‍​‍‌‍​‌‌ ​ ‌‍‌‌‌‌‌‌‌ ​‍‌‍ ​​ ‌‌‍‍​‌ ‌​‌ ‌​‌ ​​‌ ​ ​‍‌‌​ ​ ‌​​‌​‍‌‌​ ​‍‌​‌‍​‍‌‌​ ​‍‌​‌‍‌‍​ ‌‍‍​‌‍‌‌‌‍ ​‌ ​ ‌‍‌‌‌‍​‌‌ ​​‌‍‍‌‌‍‌‌‌ ​‍‌ ​ ​‍ ‍‌ ​ ‌‍​‌‌‍ ‍‌‍‍‌‌ ‌​‌ ‍‌​‍ ‍‌ ​ ‌ ‌​‌ ‌‌‌‍‌​‌‍‍‌‌‍ ​‍‌‍‌‍‍‌‌‍‌​​ ‌‌‍‌‍‌‍ ‌‍ ‌ ‌​‌‍‌‌‌ ​‍​‍‌‍‌ ‌​‌ ‍‌‌ ​​‌‍‌‌​ ‌‌‍‌‍‌‍ ‌‍ ‌ ‌​‌‍‌‌‌ ​‍​‍‌‍‌ ​​‌‍​‌‌ ‌​‌‍‍​​ ‌‌‍​ ‌‍ ‌‍ ​‌ ‌‌‌‍ ‌‌‍ ‍‌ ​ ​‍‌‌​ ‌‌‌​​‍‌‌ ‌‍‍ ‌‍‌‌‌ ‍‌​‍‌‌​ ​ ‌​‌​​‍‌‌​ ​ ‌​‌​​‍‌‌​ ​‍​ ​‍‌‍‌‌‌‍​‍​ ​‍​ ‍​‌‍​ ​ ‌‌‌‍​ ‌‍​ ‌‍‌‌‌‍​‍‌‍​‌​ ​‌​‍‌‌​ ​‍​ ​‍​‍‌‌​ ‌‌‌​‌​​‍ ‍‌‍ ​‌‍‍‌‌‍ ‍‌‍‍ ‌ ​ ​‍‌‌​ ‌‌‌​​‍‌‌ ‌‍‍ ‌‍‌‌‌ ‍‌​‍‌‌​ ​ ‌​‌​​‍‌‌​ ​ ‌​‌​​‍‌‌​ ​‍​ ​‍​ ‍​‌‍​‌​ ​ ​ ‌​‌‍​‌​ ‌ ‌‍‌​‌‍​‌​ ​ ​ ‍​‌‍‌‌‌‍​ ​‍‌‌​ ​‍​ ​‍​‍‌‌​ ‌‌‌​‌​​‍ ‍‌‍ ‍‌‍​‌‌‍ ‌‌‍‌‌​‍‌‍‌ ​​‌‍‌‌‌ ​‍‌ ​ ‌ ​​‌‍‌‌‌‍​ ‌ ‌​‌‍‍‌‌ ‌‍‌‍‌‌​ ‌‌ ​​‌ ‌‌‌‍​‍‌‍ ​‌‍‍‌‌ ​ ‌‍‍​‌‍‌‌‌‍‌​​‍​‍‌ ‌
Marina​​​​‌ ‍ ​‍​‍‌‍ ‌ ​‍‌‍‍‌‌‍‌ ‌‍‍‌‌‍ ‍​‍​‍​ ‍‍​‍​‍‌ ​ ‌‍​‌‌‍ ‍‌‍‍‌‌ ‌​‌ ‍‌​‍ ‍‌‍‍‌‌‍ ​‍​‍​‍ ​​‍​‍‌‍‍​‌ ​‍‌‍‌‌‌‍‌‍​‍​‍​ ‍‍​‍​‍‌‍‍​‌ ‌​‌ ‌​‌ ​​‌ ​ ​ ‍‍​‍ ​‍ ‌‍​ ‌‍‍​‌‍‌‌‌‍ ​‌ ​ ‌‍‌‌‌‍​‌‌ ​​‌‍‍‌‌‍‌‌‌ ​‍‌ ​ ​‍ ‍‌ ​ ‌‍​‌‌‍ ‍‌‍‍‌‌ ‌​‌ ‍‌​‍ ‍‌ ​ ‌ ‌​‌ ‌‌‌‍‌​‌‍‍‌‌‍ ​‍ ‌‍‍‌‌‍ ‍‌ ‌​‌‍‌‌‌‍ ‍‌ ‌​​‍ ‌‍‌‌‌‍‌​‌‍‍‌‌ ‌​​‍ ‌‍ ‌‌‍ ‌‍‌​‌‍‌‌​ ‌‌ ​​‌ ​‍‌‍‌‌‌ ​ ‌‍‌‌‌‍ ‍‌ ‌​‌‍​‌‌ ‌​‌‍‍‌‌‍ ‌‍ ‍​ ‍ ‌‍‍‌‌‍‌​​ ‌‌‍‌‍‌‍ ‌‍ ‌ ‌​‌‍‌‌‌ ​‍​ ‍ ‌ ‌​‌ ‍‌‌ ​​‌‍‌‌​ ‌‌‍‌‍‌‍ ‌‍ ‌ ‌​‌‍‌‌‌ ​‍​ ‍ ‌ ​​‌‍​‌‌ ‌​‌‍‍​​ ‌‌‍​ ‌‍ ‌‍ ​‌ ‌‌‌‍ ‌‌‍ ‍‌ ​ ​‍‌‌​ ‌‌‌​​‍‌‌ ‌‍‍ ‌‍‌‌‌ ‍‌​‍‌‌​ ​ ‌​‌​​‍‌‌​ ​ ‌​‌​​‍‌‌​ ​‍​ ​‍‌‍‌‌‌‍​‍​ ​‍​ ‍​‌‍​ ​ ‌‌‌‍​ ‌‍​ ‌‍‌‌‌‍​‍‌‍​‌​ ​‌​‍‌‌​ ​‍​ ​‍​‍‌‌​ ‌‌‌​‌​​‍ ‍‌‍ ​‌‍‍‌‌‍ ‍‌‍‍ ‌ ​ ​‍‌‌​ ‌‌‌​​‍‌‌ ‌‍‍ ‌‍‌‌‌ ‍‌​‍‌‌​ ​ ‌​‌​​‍‌‌​ ​ ‌​‌​​‍‌‌​ ​‍​ ​‍​ ‌‍​ ‌‌​ ‌‍​ ‌‌‌‍‌‌‌‍‌‍‌‍​‌​ ​​​ ‌‍​ ‌‌​ ‌​‌‍‌​​‍‌‌​ ​‍​ ​‍​‍‌‌​ ‌‌‌​‌​​‍ ‍‌‍ ‍‌‍​‌‌‍ ‌‌‍‌‌​ ‌‍​‍‌‍​‌‌ ​ ‌‍‌‌‌‌‌‌‌ ​‍‌‍ ​​ ‌‌‍‍​‌ ‌​‌ ‌​‌ ​​‌ ​ ​‍‌‌​ ​ ‌​​‌​‍‌‌​ ​‍‌​‌‍​‍‌‌​ ​‍‌​‌‍‌‍​ ‌‍‍​‌‍‌‌‌‍ ​‌ ​ ‌‍‌‌‌‍​‌‌ ​​‌‍‍‌‌‍‌‌‌ ​‍‌ ​ ​‍ ‍‌ ​ ‌‍​‌‌‍ ‍‌‍‍‌‌ ‌​‌ ‍‌​‍ ‍‌ ​ ‌ ‌​‌ ‌‌‌‍‌​‌‍‍‌‌‍ ​‍‌‍‌‍‍‌‌‍‌​​ ‌‌‍‌‍‌‍ ‌‍ ‌ ‌​‌‍‌‌‌ ​‍​‍‌‍‌ ‌​‌ ‍‌‌ ​​‌‍‌‌​ ‌‌‍‌‍‌‍ ‌‍ ‌ ‌​‌‍‌‌‌ ​‍​‍‌‍‌ ​​‌‍​‌‌ ‌​‌‍‍​​ ‌‌‍​ ‌‍ ‌‍ ​‌ ‌‌‌‍ ‌‌‍ ‍‌ ​ ​‍‌‌​ ‌‌‌​​‍‌‌ ‌‍‍ ‌‍‌‌‌ ‍‌​‍‌‌​ ​ ‌​‌​​‍‌‌​ ​ ‌​‌​​‍‌‌​ ​‍​ ​‍‌‍‌‌‌‍​‍​ ​‍​ ‍​‌‍​ ​ ‌‌‌‍​ ‌‍​ ‌‍‌‌‌‍​‍‌‍​‌​ ​‌​‍‌‌​ ​‍​ ​‍​‍‌‌​ ‌‌‌​‌​​‍ ‍‌‍ ​‌‍‍‌‌‍ ‍‌‍‍ ‌ ​ ​‍‌‌​ ‌‌‌​​‍‌‌ ‌‍‍ ‌‍‌‌‌ ‍‌​‍‌‌​ ​ ‌​‌​​‍‌‌​ ​ ‌​‌​​‍‌‌​ ​‍​ ​‍​ ‌‍​ ‌‌​ ‌‍​ ‌‌‌‍‌‌‌‍‌‍‌‍​‌​ ​​​ ‌‍​ ‌‌​ ‌​‌‍‌​​‍‌‌​ ​‍​ ​‍​‍‌‌​ ‌‌‌​‌​​‍ ‍‌‍ ‍‌‍​‌‌‍ ‌‌‍‌‌​‍‌‍‌ ​​‌‍‌‌‌ ​‍‌ ​ ‌ ​​‌‍‌‌‌‍​ ‌ ‌​‌‍‍‌‌ ‌‍‌‍‌‌​ ‌‌ ​​‌ ‌‌‌‍​‍‌‍ ​‌‍‍‌‌ ​ ‌‍‍​‌‍‌‌‌‍‌​​‍​‍‌ ‌
Company​​​​‌ ‍ ​‍​‍‌‍ ‌ ​‍‌‍‍‌‌‍‌ ‌‍‍‌‌‍ ‍​‍​‍​ ‍‍​‍​‍‌ ​ ‌‍​‌‌‍ ‍‌‍‍‌‌ ‌​‌ ‍‌​‍ ‍‌‍‍‌‌‍ ​‍​‍​‍ ​​‍​‍‌‍‍​‌ ​‍‌‍‌‌‌‍‌‍​‍​‍​ ‍‍​‍​‍‌‍‍​‌ ‌​‌ ‌​‌ ​​‌ ​ ​ ‍‍​‍ ​‍ ‌‍​ ‌‍‍​‌‍‌‌‌‍ ​‌ ​ ‌‍‌‌‌‍​‌‌ ​​‌‍‍‌‌‍‌‌‌ ​‍‌ ​ ​‍ ‍‌ ​ ‌‍​‌‌‍ ‍‌‍‍‌‌ ‌​‌ ‍‌​‍ ‍‌ ​ ‌ ‌​‌ ‌‌‌‍‌​‌‍‍‌‌‍ ​‍ ‌‍‍‌‌‍ ‍‌ ‌​‌‍‌‌‌‍ ‍‌ ‌​​‍ ‌‍‌‌‌‍‌​‌‍‍‌‌ ‌​​‍ ‌‍ ‌‌‍ ‌‍‌​‌‍‌‌​ ‌‌ ​​‌ ​‍‌‍‌‌‌ ​ ‌‍‌‌‌‍ ‍‌ ‌​‌‍​‌‌ ‌​‌‍‍‌‌‍ ‌‍ ‍​ ‍ ‌‍‍‌‌‍‌​​ ‌‌‍‌‍‌‍ ‌‍ ‌ ‌​‌‍‌‌‌ ​‍​ ‍ ‌ ‌​‌ ‍‌‌ ​​‌‍‌‌​ ‌‌‍‌‍‌‍ ‌‍ ‌ ‌​‌‍‌‌‌ ​‍​ ‍ ‌ ​​‌‍​‌‌ ‌​‌‍‍​​ ‌‌‍​ ‌‍ ‌‍ ​‌ ‌‌‌‍ ‌‌‍ ‍‌ ​ ​‍‌‌​ ‌‌‌​​‍‌‌ ‌‍‍ ‌‍‌‌‌ ‍‌​‍‌‌​ ​ ‌​‌​​‍‌‌​ ​ ‌​‌​​‍‌‌​ ​‍​ ​‍‌‍​ ​ ​ ​ ‌​​ ​​‌‍​ ​ ‌‍‌‍‌​​ ‌​‌‍‌‍‌‍‌‌‌‍‌‌‌‍‌​​‍‌‌​ ​‍​ ​‍​‍‌‌​ ‌‌‌​‌​​‍ ‍‌ ‌​‌‍‍‌‌ ‌​‌‍ ​‌‍‌‌​ ‌‍​‍‌‍​‌‌ ​ ‌‍‌‌‌‌‌‌‌ ​‍‌‍ ​​ ‌‌‍‍​‌ ‌​‌ ‌​‌ ​​‌ ​ ​‍‌‌​ ​ ‌​​‌​‍‌‌​ ​‍‌​‌‍​‍‌‌​ ​‍‌​‌‍‌‍​ ‌‍‍​‌‍‌‌‌‍ ​‌ ​ ‌‍‌‌‌‍​‌‌ ​​‌‍‍‌‌‍‌‌‌ ​‍‌ ​ ​‍ ‍‌ ​ ‌‍​‌‌‍ ‍‌‍‍‌‌ ‌​‌ ‍‌​‍ ‍‌ ​ ‌ ‌​‌ ‌‌‌‍‌​‌‍‍‌‌‍ ​‍‌‍‌‍‍‌‌‍‌​​ ‌‌‍‌‍‌‍ ‌‍ ‌ ‌​‌‍‌‌‌ ​‍​‍‌‍‌ ‌​‌ ‍‌‌ ​​‌‍‌‌​ ‌‌‍‌‍‌‍ ‌‍ ‌ ‌​‌‍‌‌‌ ​‍​‍‌‍‌ ​​‌‍​‌‌ ‌​‌‍‍​​ ‌‌‍​ ‌‍ ‌‍ ​‌ ‌‌‌‍ ‌‌‍ ‍‌ ​ ​‍‌‌​ ‌‌‌​​‍‌‌ ‌‍‍ ‌‍‌‌‌ ‍‌​‍‌‌​ ​ ‌​‌​​‍‌‌​ ​ ‌​‌​​‍‌‌​ ​‍​ ​‍‌‍​ ​ ​ ​ ‌​​ ​​‌‍​ ​ ‌‍‌‍‌​​ ‌​‌‍‌‍‌‍‌‌‌‍‌‌‌‍‌​​‍‌‌​ ​‍​ ​‍​‍‌‌​ ‌‌‌​‌​​‍ ‍‌ ‌​‌‍‍‌‌ ‌​‌‍ ​‌‍‌‌​‍‌‍‌ ​​‌‍‌‌‌ ​‍‌ ​ ‌ ​​‌‍‌‌‌‍​ ‌ ‌​‌‍‍‌‌ ‌‍‌‍‌‌​ ‌‌ ​​‌ ‌‌‌‍​‍‌‍ ​‌‍‍‌‌ ​ ‌‍‍​‌‍‌‌‌‍‌​​‍​‍‌ ‌
Privacy Policy​​​​‌ ‍ ​‍​‍‌‍ ‌ ​‍‌‍‍‌‌‍‌ ‌‍‍‌‌‍ ‍​‍​‍​ ‍‍​‍​‍‌ ​ ‌‍​‌‌‍ ‍‌‍‍‌‌ ‌​‌ ‍‌​‍ ‍‌‍‍‌‌‍ ​‍​‍​‍ ​​‍​‍‌‍‍​‌ ​‍‌‍‌‌‌‍‌‍​‍​‍​ ‍‍​‍​‍‌‍‍​‌ ‌​‌ ‌​‌ ​​‌ ​ ​ ‍‍​‍ ​‍ ‌‍​ ‌‍‍​‌‍‌‌‌‍ ​‌ ​ ‌‍‌‌‌‍​‌‌ ​​‌‍‍‌‌‍‌‌‌ ​‍‌ ​ ​‍ ‍‌ ​ ‌‍​‌‌‍ ‍‌‍‍‌‌ ‌​‌ ‍‌​‍ ‍‌ ​ ‌ ‌​‌ ‌‌‌‍‌​‌‍‍‌‌‍ ​‍ ‌‍‍‌‌‍ ‍‌ ‌​‌‍‌‌‌‍ ‍‌ ‌​​‍ ‌‍‌‌‌‍‌​‌‍‍‌‌ ‌​​‍ ‌‍ ‌‌‍ ‌‍‌​‌‍‌‌​ ‌‌ ​​‌ ​‍‌‍‌‌‌ ​ ‌‍‌‌‌‍ ‍‌ ‌​‌‍​‌‌ ‌​‌‍‍‌‌‍ ‌‍ ‍​ ‍ ‌‍‍‌‌‍‌​​ ‌‌‍‌‍‌‍ ‌‍ ‌ ‌​‌‍‌‌‌ ​‍​ ‍ ‌ ‌​‌ ‍‌‌ ​​‌‍‌‌​ ‌‌‍‌‍‌‍ ‌‍ ‌ ‌​‌‍‌‌‌ ​‍​ ‍ ‌ ​​‌‍​‌‌ ‌​‌‍‍​​ ‌‌‍​ ‌‍ ‌‍ ​‌ ‌‌‌‍ ‌‌‍ ‍‌ ​ ​‍‌‌​ ‌‌‌​​‍‌‌ ‌‍‍ ‌‍‌‌‌ ‍‌​‍‌‌​ ​ ‌​‌​​‍‌‌​ ​ ‌​‌​​‍‌‌​ ​‍​ ​‍‌‍​ ​ ​ ​ ‌​​ ​​‌‍​ ​ ‌‍‌‍‌​​ ‌​‌‍‌‍‌‍‌‌‌‍‌‌‌‍‌​​‍‌‌​ ​‍​ ​‍​‍‌‌​ ‌‌‌​‌​​‍ ‍‌‍ ​‌‍‍‌‌‍ ‍‌‍‍ ‌ ​ ​‍‌‌​ ‌‌‌​​‍‌‌ ‌‍‍ ‌‍‌‌‌ ‍‌​‍‌‌​ ​ ‌​‌​​‍‌‌​ ​ ‌​‌​​‍‌‌​ ​‍​ ​‍​ ​​​ ‍‌‌‍‌‌​ ‍​​ ‍‌​ ​‍‌‍​‍‌‍​‍​ ​‍​ ‍​‌‍​‌​ ​​​‍‌‌​ ​‍​ ​‍​‍‌‌​ ‌‌‌​‌​​‍ ‍‌‍ ‍‌‍​‌‌‍ ‌‌‍‌‌​ ‌‍​‍‌‍​‌‌ ​ ‌‍‌‌‌‌‌‌‌ ​‍‌‍ ​​ ‌‌‍‍​‌ ‌​‌ ‌​‌ ​​‌ ​ ​‍‌‌​ ​ ‌​​‌​‍‌‌​ ​‍‌​‌‍​‍‌‌​ ​‍‌​‌‍‌‍​ ‌‍‍​‌‍‌‌‌‍ ​‌ ​ ‌‍‌‌‌‍​‌‌ ​​‌‍‍‌‌‍‌‌‌ ​‍‌ ​ ​‍ ‍‌ ​ ‌‍​‌‌‍ ‍‌‍‍‌‌ ‌​‌ ‍‌​‍ ‍‌ ​ ‌ ‌​‌ ‌‌‌‍‌​‌‍‍‌‌‍ ​‍‌‍‌‍‍‌‌‍‌​​ ‌‌‍‌‍‌‍ ‌‍ ‌ ‌​‌‍‌‌‌ ​‍​‍‌‍‌ ‌​‌ ‍‌‌ ​​‌‍‌‌​ ‌‌‍‌‍‌‍ ‌‍ ‌ ‌​‌‍‌‌‌ ​‍​‍‌‍‌ ​​‌‍​‌‌ ‌​‌‍‍​​ ‌‌‍​ ‌‍ ‌‍ ​‌ ‌‌‌‍ ‌‌‍ ‍‌ ​ ​‍‌‌​ ‌‌‌​​‍‌‌ ‌‍‍ ‌‍‌‌‌ ‍‌​‍‌‌​ ​ ‌​‌​​‍‌‌​ ​ ‌​‌​​‍‌‌​ ​‍​ ​‍‌‍​ ​ ​ ​ ‌​​ ​​‌‍​ ​ ‌‍‌‍‌​​ ‌​‌‍‌‍‌‍‌‌‌‍‌‌‌‍‌​​‍‌‌​ ​‍​ ​‍​‍‌‌​ ‌‌‌​‌​​‍ ‍‌‍ ​‌‍‍‌‌‍ ‍‌‍‍ ‌ ​ ​‍‌‌​ ‌‌‌​​‍‌‌ ‌‍‍ ‌‍‌‌‌ ‍‌​‍‌‌​ ​ ‌​‌​​‍‌‌​ ​ ‌​‌​​‍‌‌​ ​‍​ ​‍​ ​​​ ‍‌‌‍‌‌​ ‍​​ ‍‌​ ​‍‌‍​‍‌‍​‍​ ​‍​ ‍​‌‍​‌​ ​​​‍‌‌​ ​‍​ ​‍​‍‌‌​ ‌‌‌​‌​​‍ ‍‌‍ ‍‌‍​‌‌‍ ‌‌‍‌‌​‍‌‍‌ ​​‌‍‌‌‌ ​‍‌ ​ ‌ ​​‌‍‌‌‌‍​ ‌ ‌​‌‍‍‌‌ ‌‍‌‍‌‌​ ‌‌ ​​‌ ‌‌‌‍​‍‌‍ ​‌‍‍‌‌ ​ ‌‍‍​‌‍‌‌‌‍‌​​‍​‍‌ ‌
Accessibility Statement​​​​‌ ‍ ​‍​‍‌‍ ‌ ​‍‌‍‍‌‌‍‌ ‌‍‍‌‌‍ ‍​‍​‍​ ‍‍​‍​‍‌ ​ ‌‍​‌‌‍ ‍‌‍‍‌‌ ‌​‌ ‍‌​‍ ‍‌‍‍‌‌‍ ​‍​‍​‍ ​​‍​‍‌‍‍​‌ ​‍‌‍‌‌‌‍‌‍​‍​‍​ ‍‍​‍​‍‌‍‍​‌ ‌​‌ ‌​‌ ​​‌ ​ ​ ‍‍​‍ ​‍ ‌‍​ ‌‍‍​‌‍‌‌‌‍ ​‌ ​ ‌‍‌‌‌‍​‌‌ ​​‌‍‍‌‌‍‌‌‌ ​‍‌ ​ ​‍ ‍‌ ​ ‌‍​‌‌‍ ‍‌‍‍‌‌ ‌​‌ ‍‌​‍ ‍‌ ​ ‌ ‌​‌ ‌‌‌‍‌​‌‍‍‌‌‍ ​‍ ‌‍‍‌‌‍ ‍‌ ‌​‌‍‌‌‌‍ ‍‌ ‌​​‍ ‌‍‌‌‌‍‌​‌‍‍‌‌ ‌​​‍ ‌‍ ‌‌‍ ‌‍‌​‌‍‌‌​ ‌‌ ​​‌ ​‍‌‍‌‌‌ ​ ‌‍‌‌‌‍ ‍‌ ‌​‌‍​‌‌ ‌​‌‍‍‌‌‍ ‌‍ ‍​ ‍ ‌‍‍‌‌‍‌​​ ‌‌‍‌‍‌‍ ‌‍ ‌ ‌​‌‍‌‌‌ ​‍​ ‍ ‌ ‌​‌ ‍‌‌ ​​‌‍‌‌​ ‌‌‍‌‍‌‍ ‌‍ ‌ ‌​‌‍‌‌‌ ​‍​ ‍ ‌ ​​‌‍​‌‌ ‌​‌‍‍​​ ‌‌‍​ ‌‍ ‌‍ ​‌ ‌‌‌‍ ‌‌‍ ‍‌ ​ ​‍‌‌​ ‌‌‌​​‍‌‌ ‌‍‍ ‌‍‌‌‌ ‍‌​‍‌‌​ ​ ‌​‌​​‍‌‌​ ​ ‌​‌​​‍‌‌​ ​‍​ ​‍‌‍​ ​ ​ ​ ‌​​ ​​‌‍​ ​ ‌‍‌‍‌​​ ‌​‌‍‌‍‌‍‌‌‌‍‌‌‌‍‌​​‍‌‌​ ​‍​ ​‍​‍‌‌​ ‌‌‌​‌​​‍ ‍‌‍ ​‌‍‍‌‌‍ ‍‌‍‍ ‌ ​ ​‍‌‌​ ‌‌‌​​‍‌‌ ‌‍‍ ‌‍‌‌‌ ‍‌​‍‌‌​ ​ ‌​‌​​‍‌‌​ ​ ‌​‌​​‍‌‌​ ​‍​ ​‍​ ​ ​ ‌‍​ ‌ ​ ​ ‌‍​‌​ ‌‍​ ‌ ​ ‍‌​ ​‌​ ‌‍‌‍‌​​ ​​​‍‌‌​ ​‍​ ​‍​‍‌‌​ ‌‌‌​‌​​‍ ‍‌‍ ‍‌‍​‌‌‍ ‌‌‍‌‌​ ‌‍​‍‌‍​‌‌ ​ ‌‍‌‌‌‌‌‌‌ ​‍‌‍ ​​ ‌‌‍‍​‌ ‌​‌ ‌​‌ ​​‌ ​ ​‍‌‌​ ​ ‌​​‌​‍‌‌​ ​‍‌​‌‍​‍‌‌​ ​‍‌​‌‍‌‍​ ‌‍‍​‌‍‌‌‌‍ ​‌ ​ ‌‍‌‌‌‍​‌‌ ​​‌‍‍‌‌‍‌‌‌ ​‍‌ ​ ​‍ ‍‌ ​ ‌‍​‌‌‍ ‍‌‍‍‌‌ ‌​‌ ‍‌​‍ ‍‌ ​ ‌ ‌​‌ ‌‌‌‍‌​‌‍‍‌‌‍ ​‍‌‍‌‍‍‌‌‍‌​​ ‌‌‍‌‍‌‍ ‌‍ ‌ ‌​‌‍‌‌‌ ​‍​‍‌‍‌ ‌​‌ ‍‌‌ ​​‌‍‌‌​ ‌‌‍‌‍‌‍ ‌‍ ‌ ‌​‌‍‌‌‌ ​‍​‍‌‍‌ ​​‌‍​‌‌ ‌​‌‍‍​​ ‌‌‍​ ‌‍ ‌‍ ​‌ ‌‌‌‍ ‌‌‍ ‍‌ ​ ​‍‌‌​ ‌‌‌​​‍‌‌ ‌‍‍ ‌‍‌‌‌ ‍‌​‍‌‌​ ​ ‌​‌​​‍‌‌​ ​ ‌​‌​​‍‌‌​ ​‍​ ​‍‌‍​ ​ ​ ​ ‌​​ ​​‌‍​ ​ ‌‍‌‍‌​​ ‌​‌‍‌‍‌‍‌‌‌‍‌‌‌‍‌​​‍‌‌​ ​‍​ ​‍​‍‌‌​ ‌‌‌​‌​​‍ ‍‌‍ ​‌‍‍‌‌‍ ‍‌‍‍ ‌ ​ ​‍‌‌​ ‌‌‌​​‍‌‌ ‌‍‍ ‌‍‌‌‌ ‍‌​‍‌‌​ ​ ‌​‌​​‍‌‌​ ​ ‌​‌​​‍‌‌​ ​‍​ ​‍​ ​ ​ ‌‍​ ‌ ​ ​ ‌‍​‌​ ‌‍​ ‌ ​ ‍‌​ ​‌​ ‌‍‌‍‌​​ ​​​‍‌‌​ ​‍​ ​‍​‍‌‌​ ‌‌‌​‌​​‍ ‍‌‍ ‍‌‍​‌‌‍ ‌‌‍‌‌​‍‌‍‌ ​​‌‍‌‌‌ ​‍‌ ​ ‌ ​​‌‍‌‌‌‍​ ‌ ‌​‌‍‍‌‌ ‌‍‌‍‌‌​ ‌‌ ​​‌ ‌‌‌‍​‍‌‍ ​‌‍‍‌‌ ​ ‌‍‍​‌‍‌‌‌‍‌​​‍​‍‌ ‌
Our Story​​​​‌ ‍ ​‍​‍‌‍ ‌ ​‍‌‍‍‌‌‍‌ ‌‍‍‌‌‍ ‍​‍​‍​ ‍‍​‍​‍‌ ​ ‌‍​‌‌‍ ‍‌‍‍‌‌ ‌​‌ ‍‌​‍ ‍‌‍‍‌‌‍ ​‍​‍​‍ ​​‍​‍‌‍‍​‌ ​‍‌‍‌‌‌‍‌‍​‍​‍​ ‍‍​‍​‍‌‍‍​‌ ‌​‌ ‌​‌ ​​‌ ​ ​ ‍‍​‍ ​‍ ‌‍​ ‌‍‍​‌‍‌‌‌‍ ​‌ ​ ‌‍‌‌‌‍​‌‌ ​​‌‍‍‌‌‍‌‌‌ ​‍‌ ​ ​‍ ‍‌ ​ ‌‍​‌‌‍ ‍‌‍‍‌‌ ‌​‌ ‍‌​‍ ‍‌ ​ ‌ ‌​‌ ‌‌‌‍‌​‌‍‍‌‌‍ ​‍ ‌‍‍‌‌‍ ‍‌ ‌​‌‍‌‌‌‍ ‍‌ ‌​​‍ ‌‍‌‌‌‍‌​‌‍‍‌‌ ‌​​‍ ‌‍ ‌‌‍ ‌‍‌​‌‍‌‌​ ‌‌ ​​‌ ​‍‌‍‌‌‌ ​ ‌‍‌‌‌‍ ‍‌ ‌​‌‍​‌‌ ‌​‌‍‍‌‌‍ ‌‍ ‍​ ‍ ‌‍‍‌‌‍‌​​ ‌‌‍‌‍‌‍ ‌‍ ‌ ‌​‌‍‌‌‌ ​‍​ ‍ ‌ ‌​‌ ‍‌‌ ​​‌‍‌‌​ ‌‌‍‌‍‌‍ ‌‍ ‌ ‌​‌‍‌‌‌ ​‍​ ‍ ‌ ​​‌‍​‌‌ ‌​‌‍‍​​ ‌‌‍​ ‌‍ ‌‍ ​‌ ‌‌‌‍ ‌‌‍ ‍‌ ​ ​‍‌‌​ ‌‌‌​​‍‌‌ ‌‍‍ ‌‍‌‌‌ ‍‌​‍‌‌​ ​ ‌​‌​​‍‌‌​ ​ ‌​‌​​‍‌‌​ ​‍​ ​‍‌‍​ ​ ​ ​ ‌​​ ​​‌‍​ ​ ‌‍‌‍‌​​ ‌​‌‍‌‍‌‍‌‌‌‍‌‌‌‍‌​​‍‌‌​ ​‍​ ​‍​‍‌‌​ ‌‌‌​‌​​‍ ‍‌‍ ​‌‍‍‌‌‍ ‍‌‍‍ ‌ ​ ​‍‌‌​ ‌‌‌​​‍‌‌ ‌‍‍ ‌‍‌‌‌ ‍‌​‍‌‌​ ​ ‌​‌​​‍‌‌​ ​ ‌​‌​​‍‌‌​ ​‍​ ​‍‌‍‌‍​ ​ ​ ‌‌‌‍‌​‌‍​ ​ ​​​ ​ ​ ‌‍​ ‌‍​ ​ ‌‍​‍​ ​‍​‍‌‌​ ​‍​ ​‍​‍‌‌​ ‌‌‌​‌​​‍ ‍‌‍ ‍‌‍​‌‌‍ ‌‌‍‌‌​ ‌‍​‍‌‍​‌‌ ​ ‌‍‌‌‌‌‌‌‌ ​‍‌‍ ​​ ‌‌‍‍​‌ ‌​‌ ‌​‌ ​​‌ ​ ​‍‌‌​ ​ ‌​​‌​‍‌‌​ ​‍‌​‌‍​‍‌‌​ ​‍‌​‌‍‌‍​ ‌‍‍​‌‍‌‌‌‍ ​‌ ​ ‌‍‌‌‌‍​‌‌ ​​‌‍‍‌‌‍‌‌‌ ​‍‌ ​ ​‍ ‍‌ ​ ‌‍​‌‌‍ ‍‌‍‍‌‌ ‌​‌ ‍‌​‍ ‍‌ ​ ‌ ‌​‌ ‌‌‌‍‌​‌‍‍‌‌‍ ​‍‌‍‌‍‍‌‌‍‌​​ ‌‌‍‌‍‌‍ ‌‍ ‌ ‌​‌‍‌‌‌ ​‍​‍‌‍‌ ‌​‌ ‍‌‌ ​​‌‍‌‌​ ‌‌‍‌‍‌‍ ‌‍ ‌ ‌​‌‍‌‌‌ ​‍​‍‌‍‌ ​​‌‍​‌‌ ‌​‌‍‍​​ ‌‌‍​ ‌‍ ‌‍ ​‌ ‌‌‌‍ ‌‌‍ ‍‌ ​ ​‍‌‌​ ‌‌‌​​‍‌‌ ‌‍‍ ‌‍‌‌‌ ‍‌​‍‌‌​ ​ ‌​‌​​‍‌‌​ ​ ‌​‌​​‍‌‌​ ​‍​ ​‍‌‍​ ​ ​ ​ ‌​​ ​​‌‍​ ​ ‌‍‌‍‌​​ ‌​‌‍‌‍‌‍‌‌‌‍‌‌‌‍‌​​‍‌‌​ ​‍​ ​‍​‍‌‌​ ‌‌‌​‌​​‍ ‍‌‍ ​‌‍‍‌‌‍ ‍‌‍‍ ‌ ​ ​‍‌‌​ ‌‌‌​​‍‌‌ ‌‍‍ ‌‍‌‌‌ ‍‌​‍‌‌​ ​ ‌​‌​​‍‌‌​ ​ ‌​‌​​‍‌‌​ ​‍​ ​‍‌‍‌‍​ ​ ​ ‌‌‌‍‌​‌‍​ ​ ​​​ ​ ​ ‌‍​ ‌‍​ ​ ‌‍​‍​ ​‍​‍‌‌​ ​‍​ ​‍​‍‌‌​ ‌‌‌​‌​​‍ ‍‌‍ ‍‌‍​‌‌‍ ‌‌‍‌‌​‍‌‍‌ ​​‌‍‌‌‌ ​‍‌ ​ ‌ ​​‌‍‌‌‌‍​ ‌ ‌​‌‍‍‌‌ ‌‍‌‍‌‌​ ‌‌ ​​‌ ‌‌‌‍​‍‌‍ ​‌‍‍‌‌ ​ ‌‍‍​‌‍‌‌‌‍‌​​‍​‍‌ ‌
Our Impact​​​​‌ ‍ ​‍​‍‌‍ ‌ ​‍‌‍‍‌‌‍‌ ‌‍‍‌‌‍ ‍​‍​‍​ ‍‍​‍​‍‌ ​ ‌‍​‌‌‍ ‍‌‍‍‌‌ ‌​‌ ‍‌​‍ ‍‌‍‍‌‌‍ ​‍​‍​‍ ​​‍​‍‌‍‍​‌ ​‍‌‍‌‌‌‍‌‍​‍​‍​ ‍‍​‍​‍‌‍‍​‌ ‌​‌ ‌​‌ ​​‌ ​ ​ ‍‍​‍ ​‍ ‌‍​ ‌‍‍​‌‍‌‌‌‍ ​‌ ​ ‌‍‌‌‌‍​‌‌ ​​‌‍‍‌‌‍‌‌‌ ​‍‌ ​ ​‍ ‍‌ ​ ‌‍​‌‌‍ ‍‌‍‍‌‌ ‌​‌ ‍‌​‍ ‍‌ ​ ‌ ‌​‌ ‌‌‌‍‌​‌‍‍‌‌‍ ​‍ ‌‍‍‌‌‍ ‍‌ ‌​‌‍‌‌‌‍ ‍‌ ‌​​‍ ‌‍‌‌‌‍‌​‌‍‍‌‌ ‌​​‍ ‌‍ ‌‌‍ ‌‍‌​‌‍‌‌​ ‌‌ ​​‌ ​‍‌‍‌‌‌ ​ ‌‍‌‌‌‍ ‍‌ ‌​‌‍​‌‌ ‌​‌‍‍‌‌‍ ‌‍ ‍​ ‍ ‌‍‍‌‌‍‌​​ ‌‌‍‌‍‌‍ ‌‍ ‌ ‌​‌‍‌‌‌ ​‍​ ‍ ‌ ‌​‌ ‍‌‌ ​​‌‍‌‌​ ‌‌‍‌‍‌‍ ‌‍ ‌ ‌​‌‍‌‌‌ ​‍​ ‍ ‌ ​​‌‍​‌‌ ‌​‌‍‍​​ ‌‌‍​ ‌‍ ‌‍ ​‌ ‌‌‌‍ ‌‌‍ ‍‌ ​ ​‍‌‌​ ‌‌‌​​‍‌‌ ‌‍‍ ‌‍‌‌‌ ‍‌​‍‌‌​ ​ ‌​‌​​‍‌‌​ ​ ‌​‌​​‍‌‌​ ​‍​ ​‍‌‍​ ​ ​ ​ ‌​​ ​​‌‍​ ​ ‌‍‌‍‌​​ ‌​‌‍‌‍‌‍‌‌‌‍‌‌‌‍‌​​‍‌‌​ ​‍​ ​‍​‍‌‌​ ‌‌‌​‌​​‍ ‍‌‍ ​‌‍‍‌‌‍ ‍‌‍‍ ‌ ​ ​‍‌‌​ ‌‌‌​​‍‌‌ ‌‍‍ ‌‍‌‌‌ ‍‌​‍‌‌​ ​ ‌​‌​​‍‌‌​ ​ ‌​‌​​‍‌‌​ ​‍​ ​‍‌‍‌‍​ ‍‌​ ​ ‌‍​‌​ ‌​​ ​‌‌‍​‌​ ​​‌‍‌‌​ ‌‍‌‍‌​​ ‌ ​‍‌‌​ ​‍​ ​‍​‍‌‌​ ‌‌‌​‌​​‍ ‍‌‍ ‍‌‍​‌‌‍ ‌‌‍‌‌​ ‌‍​‍‌‍​‌‌ ​ ‌‍‌‌‌‌‌‌‌ ​‍‌‍ ​​ ‌‌‍‍​‌ ‌​‌ ‌​‌ ​​‌ ​ ​‍‌‌​ ​ ‌​​‌​‍‌‌​ ​‍‌​‌‍​‍‌‌​ ​‍‌​‌‍‌‍​ ‌‍‍​‌‍‌‌‌‍ ​‌ ​ ‌‍‌‌‌‍​‌‌ ​​‌‍‍‌‌‍‌‌‌ ​‍‌ ​ ​‍ ‍‌ ​ ‌‍​‌‌‍ ‍‌‍‍‌‌ ‌​‌ ‍‌​‍ ‍‌ ​ ‌ ‌​‌ ‌‌‌‍‌​‌‍‍‌‌‍ ​‍‌‍‌‍‍‌‌‍‌​​ ‌‌‍‌‍‌‍ ‌‍ ‌ ‌​‌‍‌‌‌ ​‍​‍‌‍‌ ‌​‌ ‍‌‌ ​​‌‍‌‌​ ‌‌‍‌‍‌‍ ‌‍ ‌ ‌​‌‍‌‌‌ ​‍​‍‌‍‌ ​​‌‍​‌‌ ‌​‌‍‍​​ ‌‌‍​ ‌‍ ‌‍ ​‌ ‌‌‌‍ ‌‌‍ ‍‌ ​ ​‍‌‌​ ‌‌‌​​‍‌‌ ‌‍‍ ‌‍‌‌‌ ‍‌​‍‌‌​ ​ ‌​‌​​‍‌‌​ ​ ‌​‌​​‍‌‌​ ​‍​ ​‍‌‍​ ​ ​ ​ ‌​​ ​​‌‍​ ​ ‌‍‌‍‌​​ ‌​‌‍‌‍‌‍‌‌‌‍‌‌‌‍‌​​‍‌‌​ ​‍​ ​‍​‍‌‌​ ‌‌‌​‌​​‍ ‍‌‍ ​‌‍‍‌‌‍ ‍‌‍‍ ‌ ​ ​‍‌‌​ ‌‌‌​​‍‌‌ ‌‍‍ ‌‍‌‌‌ ‍‌​‍‌‌​ ​ ‌​‌​​‍‌‌​ ​ ‌​‌​​‍‌‌​ ​‍​ ​‍‌‍‌‍​ ‍‌​ ​ ‌‍​‌​ ‌​​ ​‌‌‍​‌​ ​​‌‍‌‌​ ‌‍‌‍‌​​ ‌ ​‍‌‌​ ​‍​ ​‍​‍‌‌​ ‌‌‌​‌​​‍ ‍‌‍ ‍‌‍​‌‌‍ ‌‌‍‌‌​‍‌‍‌ ​​‌‍‌‌‌ ​‍‌ ​ ‌ ​​‌‍‌‌‌‍​ ‌ ‌​‌‍‍‌‌ ‌‍‌‍‌‌​ ‌‌ ​​‌ ‌‌‌‍​‍‌‍ ​‌‍‍‌‌ ​ ‌‍‍​‌‍‌‌‌‍‌​​‍​‍‌ ‌
Partner with Us​​​​‌ ‍ ​‍​‍‌‍ ‌ ​‍‌‍‍‌‌‍‌ ‌‍‍‌‌‍ ‍​‍​‍​ ‍‍​‍​‍‌ ​ ‌‍​‌‌‍ ‍‌‍‍‌‌ ‌​‌ ‍‌​‍ ‍‌‍‍‌‌‍ ​‍​‍​‍ ​​‍​‍‌‍‍​‌ ​‍‌‍‌‌‌‍‌‍​‍​‍​ ‍‍​‍​‍‌‍‍​‌ ‌​‌ ‌​‌ ​​‌ ​ ​ ‍‍​‍ ​‍ ‌‍​ ‌‍‍​‌‍‌‌‌‍ ​‌ ​ ‌‍‌‌‌‍​‌‌ ​​‌‍‍‌‌‍‌‌‌ ​‍‌ ​ ​‍ ‍‌ ​ ‌‍​‌‌‍ ‍‌‍‍‌‌ ‌​‌ ‍‌​‍ ‍‌ ​ ‌ ‌​‌ ‌‌‌‍‌​‌‍‍‌‌‍ ​‍ ‌‍‍‌‌‍ ‍‌ ‌​‌‍‌‌‌‍ ‍‌ ‌​​‍ ‌‍‌‌‌‍‌​‌‍‍‌‌ ‌​​‍ ‌‍ ‌‌‍ ‌‍‌​‌‍‌‌​ ‌‌ ​​‌ ​‍‌‍‌‌‌ ​ ‌‍‌‌‌‍ ‍‌ ‌​‌‍​‌‌ ‌​‌‍‍‌‌‍ ‌‍ ‍​ ‍ ‌‍‍‌‌‍‌​​ ‌‌‍‌‍‌‍ ‌‍ ‌ ‌​‌‍‌‌‌ ​‍​ ‍ ‌ ‌​‌ ‍‌‌ ​​‌‍‌‌​ ‌‌‍‌‍‌‍ ‌‍ ‌ ‌​‌‍‌‌‌ ​‍​ ‍ ‌ ​​‌‍​‌‌ ‌​‌‍‍​​ ‌‌‍​ ‌‍ ‌‍ ​‌ ‌‌‌‍ ‌‌‍ ‍‌ ​ ​‍‌‌​ ‌‌‌​​‍‌‌ ‌‍‍ ‌‍‌‌‌ ‍‌​‍‌‌​ ​ ‌​‌​​‍‌‌​ ​ ‌​‌​​‍‌‌​ ​‍​ ​‍‌‍​ ​ ​ ​ ‌​​ ​​‌‍​ ​ ‌‍‌‍‌​​ ‌​‌‍‌‍‌‍‌‌‌‍‌‌‌‍‌​​‍‌‌​ ​‍​ ​‍​‍‌‌​ ‌‌‌​‌​​‍ ‍‌‍ ​‌‍‍‌‌‍ ‍‌‍‍ ‌ ​ ​‍‌‌​ ‌‌‌​​‍‌‌ ‌‍‍ ‌‍‌‌‌ ‍‌​‍‌‌​ ​ ‌​‌​​‍‌‌​ ​ ‌​‌​​‍‌‌​ ​‍​ ​‍‌‍‌‌‌‍‌‌​ ​‌‌‍​ ‌‍​ ​ ​​‌‍‌​‌‍‌‌‌‍​‍‌‍​‌​ ‍​‌‍‌‌‌‍​‍‌‍​‍‌‍‌‍​ ‍​‌‍‌‍‌‍‌​​ ​‌‌‍‌‌​ ​​​ ​ ​ ​​​ ‌‌​ ‍‌​ ​ ​ ‍‌​ ‌ ‌‍​‌​ ‍‌‌‍‌​​ ​​​‍‌‌​ ​‍​ ​‍​‍‌‌​ ‌‌‌​‌​​‍ ‍‌‍ ‍‌‍​‌‌‍ ‌‌‍‌‌​ ‌‍​‍‌‍​‌‌ ​ ‌‍‌‌‌‌‌‌‌ ​‍‌‍ ​​ ‌‌‍‍​‌ ‌​‌ ‌​‌ ​​‌ ​ ​‍‌‌​ ​ ‌​​‌​‍‌‌​ ​‍‌​‌‍​‍‌‌​ ​‍‌​‌‍‌‍​ ‌‍‍​‌‍‌‌‌‍ ​‌ ​ ‌‍‌‌‌‍​‌‌ ​​‌‍‍‌‌‍‌‌‌ ​‍‌ ​ ​‍ ‍‌ ​ ‌‍​‌‌‍ ‍‌‍‍‌‌ ‌​‌ ‍‌​‍ ‍‌ ​ ‌ ‌​‌ ‌‌‌‍‌​‌‍‍‌‌‍ ​‍‌‍‌‍‍‌‌‍‌​​ ‌‌‍‌‍‌‍ ‌‍ ‌ ‌​‌‍‌‌‌ ​‍​‍‌‍‌ ‌​‌ ‍‌‌ ​​‌‍‌‌​ ‌‌‍‌‍‌‍ ‌‍ ‌ ‌​‌‍‌‌‌ ​‍​‍‌‍‌ ​​‌‍​‌‌ ‌​‌‍‍​​ ‌‌‍​ ‌‍ ‌‍ ​‌ ‌‌‌‍ ‌‌‍ ‍‌ ​ ​‍‌‌​ ‌‌‌​​‍‌‌ ‌‍‍ ‌‍‌‌‌ ‍‌​‍‌‌​ ​ ‌​‌​​‍‌‌​ ​ ‌​‌​​‍‌‌​ ​‍​ ​‍‌‍​ ​ ​ ​ ‌​​ ​​‌‍​ ​ ‌‍‌‍‌​​ ‌​‌‍‌‍‌‍‌‌‌‍‌‌‌‍‌​​‍‌‌​ ​‍​ ​‍​‍‌‌​ ‌‌‌​‌​​‍ ‍‌‍ ​‌‍‍‌‌‍ ‍‌‍‍ ‌ ​ ​‍‌‌​ ‌‌‌​​‍‌‌ ‌‍‍ ‌‍‌‌‌ ‍‌​‍‌‌​ ​ ‌​‌​​‍‌‌​ ​ ‌​‌​​‍‌‌​ ​‍​ ​‍‌‍‌‌‌‍‌‌​ ​‌‌‍​ ‌‍​ ​ ​​‌‍‌​‌‍‌‌‌‍​‍‌‍​‌​ ‍​‌‍‌‌‌‍​‍‌‍​‍‌‍‌‍​ ‍​‌‍‌‍‌‍‌​​ ​‌‌‍‌‌​ ​​​ ​ ​ ​​​ ‌‌​ ‍‌​ ​ ​ ‍‌​ ‌ ‌‍​‌​ ‍‌‌‍‌​​ ​​​‍‌‌​ ​‍​ ​‍​‍‌‌​ ‌‌‌​‌​​‍ ‍‌‍ ‍‌‍​‌‌‍ ‌‌‍‌‌​‍‌‍‌ ​​‌‍‌‌‌ ​‍‌ ​ ‌ ​​‌‍‌‌‌‍​ ‌ ‌​‌‍‍‌‌ ‌‍‌‍‌‌​ ‌‌ ​​‌ ‌‌‌‍​‍‌‍ ​‌‍‍‌‌ ​ ‌‍‍​‌‍‌‌‌‍‌​​‍​‍‌ ‌
Careers at Chelsea Piers​​​​‌ ‍ ​‍​‍‌‍ ‌ ​‍‌‍‍‌‌‍‌ ‌‍‍‌‌‍ ‍​‍​‍​ ‍‍​‍​‍‌ ​ ‌‍​‌‌‍ ‍‌‍‍‌‌ ‌​‌ ‍‌​‍ ‍‌‍‍‌‌‍ ​‍​‍​‍ ​​‍​‍‌‍‍​‌ ​‍‌‍‌‌‌‍‌‍​‍​‍​ ‍‍​‍​‍‌‍‍​‌ ‌​‌ ‌​‌ ​​‌ ​ ​ ‍‍​‍ ​‍ ‌‍​ ‌‍‍​‌‍‌‌‌‍ ​‌ ​ ‌‍‌‌‌‍​‌‌ ​​‌‍‍‌‌‍‌‌‌ ​‍‌ ​ ​‍ ‍‌ ​ ‌‍​‌‌‍ ‍‌‍‍‌‌ ‌​‌ ‍‌​‍ ‍‌ ​ ‌ ‌​‌ ‌‌‌‍‌​‌‍‍‌‌‍ ​‍ ‌‍‍‌‌‍ ‍‌ ‌​‌‍‌‌‌‍ ‍‌ ‌​​‍ ‌‍‌‌‌‍‌​‌‍‍‌‌ ‌​​‍ ‌‍ ‌‌‍ ‌‍‌​‌‍‌‌​ ‌‌ ​​‌ ​‍‌‍‌‌‌ ​ ‌‍‌‌‌‍ ‍‌ ‌​‌‍​‌‌ ‌​‌‍‍‌‌‍ ‌‍ ‍​ ‍ ‌‍‍‌‌‍‌​​ ‌‌‍‌‍‌‍ ‌‍ ‌ ‌​‌‍‌‌‌ ​‍​ ‍ ‌ ‌​‌ ‍‌‌ ​​‌‍‌‌​ ‌‌‍‌‍‌‍ ‌‍ ‌ ‌​‌‍‌‌‌ ​‍​ ‍ ‌ ​​‌‍​‌‌ ‌​‌‍‍​​ ‌‌‍​ ‌‍ ‌‍ ​‌ ‌‌‌‍ ‌‌‍ ‍‌ ​ ​‍‌‌​ ‌‌‌​​‍‌‌ ‌‍‍ ‌‍‌‌‌ ‍‌​‍‌‌​ ​ ‌​‌​​‍‌‌​ ​ ‌​‌​​‍‌‌​ ​‍​ ​‍‌‍​ ​ ​ ​ ‌​​ ​​‌‍​ ​ ‌‍‌‍‌​​ ‌​‌‍‌‍‌‍‌‌‌‍‌‌‌‍‌​​‍‌‌​ ​‍​ ​‍​‍‌‌​ ‌‌‌​‌​​‍ ‍‌‍ ​‌‍‍‌‌‍ ‍‌‍‍ ‌ ​ ​‍‌‌​ ‌‌‌​​‍‌‌ ‌‍‍ ‌‍‌‌‌ ‍‌​‍‌‌​ ​ ‌​‌​​‍‌‌​ ​ ‌​‌​​‍‌‌​ ​‍​ ​‍​ ‌​​ ‍‌​ ​ ​ ‍​‌‍‌‌​ ​​​ ‍​​ ‌‍‌‍​‌​ ​ ‌‍​‍‌‍​ ​‍‌‌​ ​‍​ ​‍​‍‌‌​ ‌‌‌​‌​​‍ ‍‌‍ ‍‌‍​‌‌‍ ‌‌‍‌‌​ ‌‍​‍‌‍​‌‌ ​ ‌‍‌‌‌‌‌‌‌ ​‍‌‍ ​​ ‌‌‍‍​‌ ‌​‌ ‌​‌ ​​‌ ​ ​‍‌‌​ ​ ‌​​‌​‍‌‌​ ​‍‌​‌‍​‍‌‌​ ​‍‌​‌‍‌‍​ ‌‍‍​‌‍‌‌‌‍ ​‌ ​ ‌‍‌‌‌‍​‌‌ ​​‌‍‍‌‌‍‌‌‌ ​‍‌ ​ ​‍ ‍‌ ​ ‌‍​‌‌‍ ‍‌‍‍‌‌ ‌​‌ ‍‌​‍ ‍‌ ​ ‌ ‌​‌ ‌‌‌‍‌​‌‍‍‌‌‍ ​‍‌‍‌‍‍‌‌‍‌​​ ‌‌‍‌‍‌‍ ‌‍ ‌ ‌​‌‍‌‌‌ ​‍​‍‌‍‌ ‌​‌ ‍‌‌ ​​‌‍‌‌​ ‌‌‍‌‍‌‍ ‌‍ ‌ ‌​‌‍‌‌‌ ​‍​‍‌‍‌ ​​‌‍​‌‌ ‌​‌‍‍​​ ‌‌‍​ ‌‍ ‌‍ ​‌ ‌‌‌‍ ‌‌‍ ‍‌ ​ ​‍‌‌​ ‌‌‌​​‍‌‌ ‌‍‍ ‌‍‌‌‌ ‍‌​‍‌‌​ ​ ‌​‌​​‍‌‌​ ​ ‌​‌​​‍‌‌​ ​‍​ ​‍‌‍​ ​ ​ ​ ‌​​ ​​‌‍​ ​ ‌‍‌‍‌​​ ‌​‌‍‌‍‌‍‌‌‌‍‌‌‌‍‌​​‍‌‌​ ​‍​ ​‍​‍‌‌​ ‌‌‌​‌​​‍ ‍‌‍ ​‌‍‍‌‌‍ ‍‌‍‍ ‌ ​ ​‍‌‌​ ‌‌‌​​‍‌‌ ‌‍‍ ‌‍‌‌‌ ‍‌​‍‌‌​ ​ ‌​‌​​‍‌‌​ ​ ‌​‌​​‍‌‌​ ​‍​ ​‍​ ‌​​ ‍‌​ ​ ​ ‍​‌‍‌‌​ ​​​ ‍​​ ‌‍‌‍​‌​ ​ ‌‍​‍‌‍​ ​‍‌‌​ ​‍​ ​‍​‍‌‌​ ‌‌‌​‌​​‍ ‍‌‍ ‍‌‍​‌‌‍ ‌‌‍‌‌​‍‌‍‌ ​​‌‍‌‌‌ ​‍‌ ​ ‌ ​​‌‍‌‌‌‍​ ‌ ‌​‌‍‍‌‌ ‌‍‌‍‌‌​ ‌‌ ​​‌ ‌‌‌‍​‍‌‍ ​‌‍‍‌‌ ​ ‌‍‍​‌‍‌‌‌‍‌​​‍​‍‌ ‌
Chelsea Piers Foundation​​​​‌ ‍ ​‍​‍‌‍ ‌ ​‍‌‍‍‌‌‍‌ ‌‍‍‌‌‍ ‍​‍​‍​ ‍‍​‍​‍‌ ​ ‌‍​‌‌‍ ‍‌‍‍‌‌ ‌​‌ ‍‌​‍ ‍‌‍‍‌‌‍ ​‍​‍​‍ ​​‍​‍‌‍‍​‌ ​‍‌‍‌‌‌‍‌‍​‍​‍​ ‍‍​‍​‍‌‍‍​‌ ‌​‌ ‌​‌ ​​‌ ​ ​ ‍‍​‍ ​‍ ‌‍​ ‌‍‍​‌‍‌‌‌‍ ​‌ ​ ‌‍‌‌‌‍​‌‌ ​​‌‍‍‌‌‍‌‌‌ ​‍‌ ​ ​‍ ‍‌ ​ ‌‍​‌‌‍ ‍‌‍‍‌‌ ‌​‌ ‍‌​‍ ‍‌ ​ ‌ ‌​‌ ‌‌‌‍‌​‌‍‍‌‌‍ ​‍ ‌‍‍‌‌‍ ‍‌ ‌​‌‍‌‌‌‍ ‍‌ ‌​​‍ ‌‍‌‌‌‍‌​‌‍‍‌‌ ‌​​‍ ‌‍ ‌‌‍ ‌‍‌​‌‍‌‌​ ‌‌ ​​‌ ​‍‌‍‌‌‌ ​ ‌‍‌‌‌‍ ‍‌ ‌​‌‍​‌‌ ‌​‌‍‍‌‌‍ ‌‍ ‍​ ‍ ‌‍‍‌‌‍‌​​ ‌‌‍‌‍‌‍ ‌‍ ‌ ‌​‌‍‌‌‌ ​‍​ ‍ ‌ ‌​‌ ‍‌‌ ​​‌‍‌‌​ ‌‌‍‌‍‌‍ ‌‍ ‌ ‌​‌‍‌‌‌ ​‍​ ‍ ‌ ​​‌‍​‌‌ ‌​‌‍‍​​ ‌‌‍​ ‌‍ ‌‍ ​‌ ‌‌‌‍ ‌‌‍ ‍‌ ​ ​‍‌‌​ ‌‌‌​​‍‌‌ ‌‍‍ ‌‍‌‌‌ ‍‌​‍‌‌​ ​ ‌​‌​​‍‌‌​ ​ ‌​‌​​‍‌‌​ ​‍​ ​‍‌‍​ ​ ​ ​ ‌​​ ​​‌‍​ ​ ‌‍‌‍‌​​ ‌​‌‍‌‍‌‍‌‌‌‍‌‌‌‍‌​​‍‌‌​ ​‍​ ​‍​‍‌‌​ ‌‌‌​‌​​‍ ‍‌‍ ​‌‍‍‌‌‍ ‍‌‍‍ ‌ ​ ​‍‌‌​ ‌‌‌​​‍‌‌ ‌‍‍ ‌‍‌‌‌ ‍‌​‍‌‌​ ​ ‌​‌​​‍‌‌​ ​ ‌​‌​​‍‌‌​ ​‍​ ​‍​ ‌ ​ ‌ ​ ‌​​ ‌ ‌‍‌‍​ ‌ ‌‍‌​​ ‍‌​ ​ ​ ‌ ​ ‌ ‌‍‌‌​‍‌‌​ ​‍​ ​‍​‍‌‌​ ‌‌‌​‌​​‍ ‍‌‍ ‍‌‍​‌‌‍ ‌‌‍‌‌​ ‌‍​‍‌‍​‌‌ ​ ‌‍‌‌‌‌‌‌‌ ​‍‌‍ ​​ ‌‌‍‍​‌ ‌​‌ ‌​‌ ​​‌ ​ ​‍‌‌​ ​ ‌​​‌​‍‌‌​ ​‍‌​‌‍​‍‌‌​ ​‍‌​‌‍‌‍​ ‌‍‍​‌‍‌‌‌‍ ​‌ ​ ‌‍‌‌‌‍​‌‌ ​​‌‍‍‌‌‍‌‌‌ ​‍‌ ​ ​‍ ‍‌ ​ ‌‍​‌‌‍ ‍‌‍‍‌‌ ‌​‌ ‍‌​‍ ‍‌ ​ ‌ ‌​‌ ‌‌‌‍‌​‌‍‍‌‌‍ ​‍‌‍‌‍‍‌‌‍‌​​ ‌‌‍‌‍‌‍ ‌‍ ‌ ‌​‌‍‌‌‌ ​‍​‍‌‍‌ ‌​‌ ‍‌‌ ​​‌‍‌‌​ ‌‌‍‌‍‌‍ ‌‍ ‌ ‌​‌‍‌‌‌ ​‍​‍‌‍‌ ​​‌‍​‌‌ ‌​‌‍‍​​ ‌‌‍​ ‌‍ ‌‍ ​‌ ‌‌‌‍ ‌‌‍ ‍‌ ​ ​‍‌‌​ ‌‌‌​​‍‌‌ ‌‍‍ ‌‍‌‌‌ ‍‌​‍‌‌​ ​ ‌​‌​​‍‌‌​ ​ ‌​‌​​‍‌‌​ ​‍​ ​‍‌‍​ ​ ​ ​ ‌​​ ​​‌‍​ ​ ‌‍‌‍‌​​ ‌​‌‍‌‍‌‍‌‌‌‍‌‌‌‍‌​​‍‌‌​ ​‍​ ​‍​‍‌‌​ ‌‌‌​‌​​‍ ‍‌‍ ​‌‍‍‌‌‍ ‍‌‍‍ ‌ ​ ​‍‌‌​ ‌‌‌​​‍‌‌ ‌‍‍ ‌‍‌‌‌ ‍‌​‍‌‌​ ​ ‌​‌​​‍‌‌​ ​ ‌​‌​​‍‌‌​ ​‍​ ​‍​ ‌ ​ ‌ ​ ‌​​ ‌ ‌‍‌‍​ ‌ ‌‍‌​​ ‍‌​ ​ ​ ‌ ​ ‌ ‌‍‌‌​‍‌‌​ ​‍​ ​‍​‍‌‌​ ‌‌‌​‌​​‍ ‍‌‍ ‍‌‍​‌‌‍ ‌‌‍‌‌​‍‌‍‌ ​​‌‍‌‌‌ ​‍‌ ​ ‌ ​​‌‍‌‌‌‍​ ‌ ‌​‌‍‍‌‌ ‌‍‌‍‌‌​ ‌‌ ​​‌ ‌‌‌‍​‍‌‍ ​‌‍‍‌‌ ​ ‌‍‍​‌‍‌‌‌‍‌​​‍​‍‌ ‌
Gift Cards​​​​‌ ‍ ​‍​‍‌‍ ‌ ​‍‌‍‍‌‌‍‌ ‌‍‍‌‌‍ ‍​‍​‍​ ‍‍​‍​‍‌ ​ ‌‍​‌‌‍ ‍‌‍‍‌‌ ‌​‌ ‍‌​‍ ‍‌‍‍‌‌‍ ​‍​‍​‍ ​​‍​‍‌‍‍​‌ ​‍‌‍‌‌‌‍‌‍​‍​‍​ ‍‍​‍​‍‌‍‍​‌ ‌​‌ ‌​‌ ​​‌ ​ ​ ‍‍​‍ ​‍ ‌‍​ ‌‍‍​‌‍‌‌‌‍ ​‌ ​ ‌‍‌‌‌‍​‌‌ ​​‌‍‍‌‌‍‌‌‌ ​‍‌ ​ ​‍ ‍‌ ​ ‌‍​‌‌‍ ‍‌‍‍‌‌ ‌​‌ ‍‌​‍ ‍‌ ​ ‌ ‌​‌ ‌‌‌‍‌​‌‍‍‌‌‍ ​‍ ‌‍‍‌‌‍ ‍‌ ‌​‌‍‌‌‌‍ ‍‌ ‌​​‍ ‌‍‌‌‌‍‌​‌‍‍‌‌ ‌​​‍ ‌‍ ‌‌‍ ‌‍‌​‌‍‌‌​ ‌‌ ​​‌ ​‍‌‍‌‌‌ ​ ‌‍‌‌‌‍ ‍‌ ‌​‌‍​‌‌ ‌​‌‍‍‌‌‍ ‌‍ ‍​ ‍ ‌‍‍‌‌‍‌​​ ‌‌‍‌‍‌‍ ‌‍ ‌ ‌​‌‍‌‌‌ ​‍​ ‍ ‌ ‌​‌ ‍‌‌ ​​‌‍‌‌​ ‌‌‍‌‍‌‍ ‌‍ ‌ ‌​‌‍‌‌‌ ​‍​ ‍ ‌ ​​‌‍​‌‌ ‌​‌‍‍​​ ‌‌‍​ ‌‍ ‌‍ ​‌ ‌‌‌‍ ‌‌‍ ‍‌ ​ ​‍‌‌​ ‌‌‌​​‍‌‌ ‌‍‍ ‌‍‌‌‌ ‍‌​‍‌‌​ ​ ‌​‌​​‍‌‌​ ​ ‌​‌​​‍‌‌​ ​‍​ ​‍‌‍​ ​ ​ ​ ‌​​ ​​‌‍​ ​ ‌‍‌‍‌​​ ‌​‌‍‌‍‌‍‌‌‌‍‌‌‌‍‌​​‍‌‌​ ​‍​ ​‍​‍‌‌​ ‌‌‌​‌​​‍ ‍‌‍ ​‌‍‍‌‌‍ ‍‌‍‍ ‌ ​ ​‍‌‌​ ‌‌‌​​‍‌‌ ‌‍‍ ‌‍‌‌‌ ‍‌​‍‌‌​ ​ ‌​‌​​‍‌‌​ ​ ‌​‌​​‍‌‌​ ​‍​ ​‍‌‍‌​​ ‍​‌‍​ ‌‍​‌​ ‌​​ ‍‌​ ​‌‌‍‌‍​ ‍​​ ​ ​ ​ ​ ​​​‍‌‌​ ​‍​ ​‍​‍‌‌​ ‌‌‌​‌​​‍ ‍‌‍ ‍‌‍​‌‌‍ ‌‌‍‌‌​ ‌‍​‍‌‍​‌‌ ​ ‌‍‌‌‌‌‌‌‌ ​‍‌‍ ​​ ‌‌‍‍​‌ ‌​‌ ‌​‌ ​​‌ ​ ​‍‌‌​ ​ ‌​​‌​‍‌‌​ ​‍‌​‌‍​‍‌‌​ ​‍‌​‌‍‌‍​ ‌‍‍​‌‍‌‌‌‍ ​‌ ​ ‌‍‌‌‌‍​‌‌ ​​‌‍‍‌‌‍‌‌‌ ​‍‌ ​ ​‍ ‍‌ ​ ‌‍​‌‌‍ ‍‌‍‍‌‌ ‌​‌ ‍‌​‍ ‍‌ ​ ‌ ‌​‌ ‌‌‌‍‌​‌‍‍‌‌‍ ​‍‌‍‌‍‍‌‌‍‌​​ ‌‌‍‌‍‌‍ ‌‍ ‌ ‌​‌‍‌‌‌ ​‍​‍‌‍‌ ‌​‌ ‍‌‌ ​​‌‍‌‌​ ‌‌‍‌‍‌‍ ‌‍ ‌ ‌​‌‍‌‌‌ ​‍​‍‌‍‌ ​​‌‍​‌‌ ‌​‌‍‍​​ ‌‌‍​ ‌‍ ‌‍ ​‌ ‌‌‌‍ ‌‌‍ ‍‌ ​ ​‍‌‌​ ‌‌‌​​‍‌‌ ‌‍‍ ‌‍‌‌‌ ‍‌​‍‌‌​ ​ ‌​‌​​‍‌‌​ ​ ‌​‌​​‍‌‌​ ​‍​ ​‍‌‍​ ​ ​ ​ ‌​​ ​​‌‍​ ​ ‌‍‌‍‌​​ ‌​‌‍‌‍‌‍‌‌‌‍‌‌‌‍‌​​‍‌‌​ ​‍​ ​‍​‍‌‌​ ‌‌‌​‌​​‍ ‍‌‍ ​‌‍‍‌‌‍ ‍‌‍‍ ‌ ​ ​‍‌‌​ ‌‌‌​​‍‌‌ ‌‍‍ ‌‍‌‌‌ ‍‌​‍‌‌​ ​ ‌​‌​​‍‌‌​ ​ ‌​‌​​‍‌‌​ ​‍​ ​‍‌‍‌​​ ‍​‌‍​ ‌‍​‌​ ‌​​ ‍‌​ ​‌‌‍‌‍​ ‍​​ ​ ​ ​ ​ ​​​‍‌‌​ ​‍​ ​‍​‍‌‌​ ‌‌‌​‌​​‍ ‍‌‍ ‍‌‍​‌‌‍ ‌‌‍‌‌​‍‌‍‌ ​​‌‍‌‌‌ ​‍‌ ​ ‌ ​​‌‍‌‌‌‍​ ‌ ‌​‌‍‍‌‌ ‌‍‌‍‌‌​ ‌‌ ​​‌ ‌‌‌‍​‍‌‍ ​‌‍‍‌‌ ​ ‌‍‍​‌‍‌‌‌‍‌​​‍​‍‌ ‌
More​​​​‌ ‍ ​‍​‍‌‍ ‌ ​‍‌‍‍‌‌‍‌ ‌‍‍‌‌‍ ‍​‍​‍​ ‍‍​‍​‍‌ ​ ‌‍​‌‌‍ ‍‌‍‍‌‌ ‌​‌ ‍‌​‍ ‍‌‍‍‌‌‍ ​‍​‍​‍ ​​‍​‍‌‍‍​‌ ​‍‌‍‌‌‌‍‌‍​‍​‍​ ‍‍​‍​‍‌‍‍​‌ ‌​‌ ‌​‌ ​​‌ ​ ​ ‍‍​‍ ​‍ ‌‍​ ‌‍‍​‌‍‌‌‌‍ ​‌ ​ ‌‍‌‌‌‍​‌‌ ​​‌‍‍‌‌‍‌‌‌ ​‍‌ ​ ​‍ ‍‌ ​ ‌‍​‌‌‍ ‍‌‍‍‌‌ ‌​‌ ‍‌​‍ ‍‌ ​ ‌ ‌​‌ ‌‌‌‍‌​‌‍‍‌‌‍ ​‍ ‌‍‍‌‌‍ ‍‌ ‌​‌‍‌‌‌‍ ‍‌ ‌​​‍ ‌‍‌‌‌‍‌​‌‍‍‌‌ ‌​​‍ ‌‍ ‌‌‍ ‌‍‌​‌‍‌‌​ ‌‌ ​​‌ ​‍‌‍‌‌‌ ​ ‌‍‌‌‌‍ ‍‌ ‌​‌‍​‌‌ ‌​‌‍‍‌‌‍ ‌‍ ‍​ ‍ ‌‍‍‌‌‍‌​​ ‌‌‍‌‍‌‍ ‌‍ ‌ ‌​‌‍‌‌‌ ​‍​ ‍ ‌ ‌​‌ ‍‌‌ ​​‌‍‌‌​ ‌‌‍‌‍‌‍ ‌‍ ‌ ‌​‌‍‌‌‌ ​‍​ ‍ ‌ ​​‌‍​‌‌ ‌​‌‍‍​​ ‌‌‍​ ‌‍ ‌‍ ​‌ ‌‌‌‍ ‌‌‍ ‍‌ ​ ​‍‌‌​ ‌‌‌​​‍‌‌ ‌‍‍ ‌‍‌‌‌ ‍‌​‍‌‌​ ​ ‌​‌​​‍‌‌​ ​ ‌​‌​​‍‌‌​ ​‍​ ​‍​ ‌‌​ ​ ​ ‌‌​ ‍‌‌‍​ ​ ​‍‌‍‌​​ ‍​‌‍​‌​ ‍​​ ​ ​ ​ ​‍‌‌​ ​‍​ ​‍​‍‌‌​ ‌‌‌​‌​​‍ ‍‌ ‌​‌‍‍‌‌ ‌​‌‍ ​‌‍‌‌​ ‌‍​‍‌‍​‌‌ ​ ‌‍‌‌‌‌‌‌‌ ​‍‌‍ ​​ ‌‌‍‍​‌ ‌​‌ ‌​‌ ​​‌ ​ ​‍‌‌​ ​ ‌​​‌​‍‌‌​ ​‍‌​‌‍​‍‌‌​ ​‍‌​‌‍‌‍​ ‌‍‍​‌‍‌‌‌‍ ​‌ ​ ‌‍‌‌‌‍​‌‌ ​​‌‍‍‌‌‍‌‌‌ ​‍‌ ​ ​‍ ‍‌ ​ ‌‍​‌‌‍ ‍‌‍‍‌‌ ‌​‌ ‍‌​‍ ‍‌ ​ ‌ ‌​‌ ‌‌‌‍‌​‌‍‍‌‌‍ ​‍‌‍‌‍‍‌‌‍‌​​ ‌‌‍‌‍‌‍ ‌‍ ‌ ‌​‌‍‌‌‌ ​‍​‍‌‍‌ ‌​‌ ‍‌‌ ​​‌‍‌‌​ ‌‌‍‌‍‌‍ ‌‍ ‌ ‌​‌‍‌‌‌ ​‍​‍‌‍‌ ​​‌‍​‌‌ ‌​‌‍‍​​ ‌‌‍​ ‌‍ ‌‍ ​‌ ‌‌‌‍ ‌‌‍ ‍‌ ​ ​‍‌‌​ ‌‌‌​​‍‌‌ ‌‍‍ ‌‍‌‌‌ ‍‌​‍‌‌​ ​ ‌​‌​​‍‌‌​ ​ ‌​‌​​‍‌‌​ ​‍​ ​‍​ ‌‌​ ​ ​ ‌‌​ ‍‌‌‍​ ​ ​‍‌‍‌​​ ‍​‌‍​‌​ ‍​​ ​ ​ ​ ​‍‌‌​ ​‍​ ​‍​‍‌‌​ ‌‌‌​‌​​‍ ‍‌ ‌​‌‍‍‌‌ ‌​‌‍ ​‌‍‌‌​‍‌‍‌ ​​‌‍‌‌‌ ​‍‌ ​ ‌ ​​‌‍‌‌‌‍​ ‌ ‌​‌‍‍‌‌ ‌‍‌‍‌‌​ ‌‌ ​​‌ ‌‌‌‍​‍‌‍ ​‌‍‍‌‌ ​ ‌‍‍​‌‍‌‌‌‍‌​​‍​‍‌ ‌
Summer Camps​​​​‌ ‍ ​‍​‍‌‍ ‌ ​‍‌‍‍‌‌‍‌ ‌‍‍‌‌‍ ‍​‍​‍​ ‍‍​‍​‍‌ ​ ‌‍​‌‌‍ ‍‌‍‍‌‌ ‌​‌ ‍‌​‍ ‍‌‍‍‌‌‍ ​‍​‍​‍ ​​‍​‍‌‍‍​‌ ​‍‌‍‌‌‌‍‌‍​‍​‍​ ‍‍​‍​‍‌‍‍​‌ ‌​‌ ‌​‌ ​​‌ ​ ​ ‍‍​‍ ​‍ ‌‍​ ‌‍‍​‌‍‌‌‌‍ ​‌ ​ ‌‍‌‌‌‍​‌‌ ​​‌‍‍‌‌‍‌‌‌ ​‍‌ ​ ​‍ ‍‌ ​ ‌‍​‌‌‍ ‍‌‍‍‌‌ ‌​‌ ‍‌​‍ ‍‌ ​ ‌ ‌​‌ ‌‌‌‍‌​‌‍‍‌‌‍ ​‍ ‌‍‍‌‌‍ ‍‌ ‌​‌‍‌‌‌‍ ‍‌ ‌​​‍ ‌‍‌‌‌‍‌​‌‍‍‌‌ ‌​​‍ ‌‍ ‌‌‍ ‌‍‌​‌‍‌‌​ ‌‌ ​​‌ ​‍‌‍‌‌‌ ​ ‌‍‌‌‌‍ ‍‌ ‌​‌‍​‌‌ ‌​‌‍‍‌‌‍ ‌‍ ‍​ ‍ ‌‍‍‌‌‍‌​​ ‌‌‍‌‍‌‍ ‌‍ ‌ ‌​‌‍‌‌‌ ​‍​ ‍ ‌ ‌​‌ ‍‌‌ ​​‌‍‌‌​ ‌‌‍‌‍‌‍ ‌‍ ‌ ‌​‌‍‌‌‌ ​‍​ ‍ ‌ ​​‌‍​‌‌ ‌​‌‍‍​​ ‌‌‍​ ‌‍ ‌‍ ​‌ ‌‌‌‍ ‌‌‍ ‍‌ ​ ​‍‌‌​ ‌‌‌​​‍‌‌ ‌‍‍ ‌‍‌‌‌ ‍‌​‍‌‌​ ​ ‌​‌​​‍‌‌​ ​ ‌​‌​​‍‌‌​ ​‍​ ​‍​ ‌‌​ ​ ​ ‌‌​ ‍‌‌‍​ ​ ​‍‌‍‌​​ ‍​‌‍​‌​ ‍​​ ​ ​ ​ ​‍‌‌​ ​‍​ ​‍​‍‌‌​ ‌‌‌​‌​​‍ ‍‌‍ ​‌‍‍‌‌‍ ‍‌‍‍ ‌ ​ ​‍‌‌​ ‌‌‌​​‍‌‌ ‌‍‍ ‌‍‌‌‌ ‍‌​‍‌‌​ ​ ‌​‌​​‍‌‌​ ​ ‌​‌​​‍‌‌​ ​‍​ ​‍‌‍​ ​ ‌​‌‍​ ‌‍​‌‌‍​ ​ ​​‌‍​‌​ ‌​​ ‌ ​ ‍‌​ ‌‍‌‍‌​​‍‌‌​ ​‍​ ​‍​‍‌‌​ ‌‌‌​‌​​‍ ‍‌‍ ‍‌‍​‌‌‍ ‌‌‍‌‌​ ‌‍​‍‌‍​‌‌ ​ ‌‍‌‌‌‌‌‌‌ ​‍‌‍ ​​ ‌‌‍‍​‌ ‌​‌ ‌​‌ ​​‌ ​ ​‍‌‌​ ​ ‌​​‌​‍‌‌​ ​‍‌​‌‍​‍‌‌​ ​‍‌​‌‍‌‍​ ‌‍‍​‌‍‌‌‌‍ ​‌ ​ ‌‍‌‌‌‍​‌‌ ​​‌‍‍‌‌‍‌‌‌ ​‍‌ ​ ​‍ ‍‌ ​ ‌‍​‌‌‍ ‍‌‍‍‌‌ ‌​‌ ‍‌​‍ ‍‌ ​ ‌ ‌​‌ ‌‌‌‍‌​‌‍‍‌‌‍ ​‍‌‍‌‍‍‌‌‍‌​​ ‌‌‍‌‍‌‍ ‌‍ ‌ ‌​‌‍‌‌‌ ​‍​‍‌‍‌ ‌​‌ ‍‌‌ ​​‌‍‌‌​ ‌‌‍‌‍‌‍ ‌‍ ‌ ‌​‌‍‌‌‌ ​‍​‍‌‍‌ ​​‌‍​‌‌ ‌​‌‍‍​​ ‌‌‍​ ‌‍ ‌‍ ​‌ ‌‌‌‍ ‌‌‍ ‍‌ ​ ​‍‌‌​ ‌‌‌​​‍‌‌ ‌‍‍ ‌‍‌‌‌ ‍‌​‍‌‌​ ​ ‌​‌​​‍‌‌​ ​ ‌​‌​​‍‌‌​ ​‍​ ​‍​ ‌‌​ ​ ​ ‌‌​ ‍‌‌‍​ ​ ​‍‌‍‌​​ ‍​‌‍​‌​ ‍​​ ​ ​ ​ ​‍‌‌​ ​‍​ ​‍​‍‌‌​ ‌‌‌​‌​​‍ ‍‌‍ ​‌‍‍‌‌‍ ‍‌‍‍ ‌ ​ ​‍‌‌​ ‌‌‌​​‍‌‌ ‌‍‍ ‌‍‌‌‌ ‍‌​‍‌‌​ ​ ‌​‌​​‍‌‌​ ​ ‌​‌​​‍‌‌​ ​‍​ ​‍‌‍​ ​ ‌​‌‍​ ‌‍​‌‌‍​ ​ ​​‌‍​‌​ ‌​​ ‌ ​ ‍‌​ ‌‍‌‍‌​​‍‌‌​ ​‍​ ​‍​‍‌‌​ ‌‌‌​‌​​‍ ‍‌‍ ‍‌‍​‌‌‍ ‌‌‍‌‌​‍‌‍‌ ​​‌‍‌‌‌ ​‍‌ ​ ‌ ​​‌‍‌‌‌‍​ ‌ ‌​‌‍‍‌‌ ‌‍‌‍‌‌​ ‌‌ ​​‌ ‌‌‌‍​‍‌‍ ​‌‍‍‌‌ ​ ‌‍‍​‌‍‌‌‌‍‌​​‍​‍‌ ‌
Daycare + Preschool​​​​‌ ‍ ​‍​‍‌‍ ‌ ​‍‌‍‍‌‌‍‌ ‌‍‍‌‌‍ ‍​‍​‍​ ‍‍​‍​‍‌ ​ ‌‍​‌‌‍ ‍‌‍‍‌‌ ‌​‌ ‍‌​‍ ‍‌‍‍‌‌‍ ​‍​‍​‍ ​​‍​‍‌‍‍​‌ ​‍‌‍‌‌‌‍‌‍​‍​‍​ ‍‍​‍​‍‌‍‍​‌ ‌​‌ ‌​‌ ​​‌ ​ ​ ‍‍​‍ ​‍ ‌‍​ ‌‍‍​‌‍‌‌‌‍ ​‌ ​ ‌‍‌‌‌‍​‌‌ ​​‌‍‍‌‌‍‌‌‌ ​‍‌ ​ ​‍ ‍‌ ​ ‌‍​‌‌‍ ‍‌‍‍‌‌ ‌​‌ ‍‌​‍ ‍‌ ​ ‌ ‌​‌ ‌‌‌‍‌​‌‍‍‌‌‍ ​‍ ‌‍‍‌‌‍ ‍‌ ‌​‌‍‌‌‌‍ ‍‌ ‌​​‍ ‌‍‌‌‌‍‌​‌‍‍‌‌ ‌​​‍ ‌‍ ‌‌‍ ‌‍‌​‌‍‌‌​ ‌‌ ​​‌ ​‍‌‍‌‌‌ ​ ‌‍‌‌‌‍ ‍‌ ‌​‌‍​‌‌ ‌​‌‍‍‌‌‍ ‌‍ ‍​ ‍ ‌‍‍‌‌‍‌​​ ‌‌‍‌‍‌‍ ‌‍ ‌ ‌​‌‍‌‌‌ ​‍​ ‍ ‌ ‌​‌ ‍‌‌ ​​‌‍‌‌​ ‌‌‍‌‍‌‍ ‌‍ ‌ ‌​‌‍‌‌‌ ​‍​ ‍ ‌ ​​‌‍​‌‌ ‌​‌‍‍​​ ‌‌‍​ ‌‍ ‌‍ ​‌ ‌‌‌‍ ‌‌‍ ‍‌ ​ ​‍‌‌​ ‌‌‌​​‍‌‌ ‌‍‍ ‌‍‌‌‌ ‍‌​‍‌‌​ ​ ‌​‌​​‍‌‌​ ​ ‌​‌​​‍‌‌​ ​‍​ ​‍​ ‌‌​ ​ ​ ‌‌​ ‍‌‌‍​ ​ ​‍‌‍‌​​ ‍​‌‍​‌​ ‍​​ ​ ​ ​ ​‍‌‌​ ​‍​ ​‍​‍‌‌​ ‌‌‌​‌​​‍ ‍‌‍ ​‌‍‍‌‌‍ ‍‌‍‍ ‌ ​ ​‍‌‌​ ‌‌‌​​‍‌‌ ‌‍‍ ‌‍‌‌‌ ‍‌​‍‌‌​ ​ ‌​‌​​‍‌‌​ ​ ‌​‌​​‍‌‌​ ​‍​ ​‍​ ​ ​ ​‌​ ‍​​ ​ ​ ​ ​ ​‍​ ​ ‌‍​‌​ ‌‍​ ‌‍​ ‌‍‌‍​‌​‍‌‌​ ​‍​ ​‍​‍‌‌​ ‌‌‌​‌​​‍ ‍‌‍ ‍‌‍​‌‌‍ ‌‌‍‌‌​ ‌‍​‍‌‍​‌‌ ​ ‌‍‌‌‌‌‌‌‌ ​‍‌‍ ​​ ‌‌‍‍​‌ ‌​‌ ‌​‌ ​​‌ ​ ​‍‌‌​ ​ ‌​​‌​‍‌‌​ ​‍‌​‌‍​‍‌‌​ ​‍‌​‌‍‌‍​ ‌‍‍​‌‍‌‌‌‍ ​‌ ​ ‌‍‌‌‌‍​‌‌ ​​‌‍‍‌‌‍‌‌‌ ​‍‌ ​ ​‍ ‍‌ ​ ‌‍​‌‌‍ ‍‌‍‍‌‌ ‌​‌ ‍‌​‍ ‍‌ ​ ‌ ‌​‌ ‌‌‌‍‌​‌‍‍‌‌‍ ​‍‌‍‌‍‍‌‌‍‌​​ ‌‌‍‌‍‌‍ ‌‍ ‌ ‌​‌‍‌‌‌ ​‍​‍‌‍‌ ‌​‌ ‍‌‌ ​​‌‍‌‌​ ‌‌‍‌‍‌‍ ‌‍ ‌ ‌​‌‍‌‌‌ ​‍​‍‌‍‌ ​​‌‍​‌‌ ‌​‌‍‍​​ ‌‌‍​ ‌‍ ‌‍ ​‌ ‌‌‌‍ ‌‌‍ ‍‌ ​ ​‍‌‌​ ‌‌‌​​‍‌‌ ‌‍‍ ‌‍‌‌‌ ‍‌​‍‌‌​ ​ ‌​‌​​‍‌‌​ ​ ‌​‌​​‍‌‌​ ​‍​ ​‍​ ‌‌​ ​ ​ ‌‌​ ‍‌‌‍​ ​ ​‍‌‍‌​​ ‍​‌‍​‌​ ‍​​ ​ ​ ​ ​‍‌‌​ ​‍​ ​‍​‍‌‌​ ‌‌‌​‌​​‍ ‍‌‍ ​‌‍‍‌‌‍ ‍‌‍‍ ‌ ​ ​‍‌‌​ ‌‌‌​​‍‌‌ ‌‍‍ ‌‍‌‌‌ ‍‌​‍‌‌​ ​ ‌​‌​​‍‌‌​ ​ ‌​‌​​‍‌‌​ ​‍​ ​‍​ ​ ​ ​‌​ ‍​​ ​ ​ ​ ​ ​‍​ ​ ‌‍​‌​ ‌‍​ ‌‍​ ‌‍‌‍​‌​‍‌‌​ ​‍​ ​‍​‍‌‌​ ‌‌‌​‌​​‍ ‍‌‍ ‍‌‍​‌‌‍ ‌‌‍‌‌​‍‌‍‌ ​​‌‍‌‌‌ ​‍‌ ​ ‌ ​​‌‍‌‌‌‍​ ‌ ‌​‌‍‍‌‌ ‌‍‌‍‌‌​ ‌‌ ​​‌ ‌‌‌‍​‍‌‍ ​‌‍‍‌‌ ​ ‌‍‍​‌‍‌‌‌‍‌​​‍​‍‌ ‌
Parking​​​​‌ ‍ ​‍​‍‌‍ ‌ ​‍‌‍‍‌‌‍‌ ‌‍‍‌‌‍ ‍​‍​‍​ ‍‍​‍​‍‌ ​ ‌‍​‌‌‍ ‍‌‍‍‌‌ ‌​‌ ‍‌​‍ ‍‌‍‍‌‌‍ ​‍​‍​‍ ​​‍​‍‌‍‍​‌ ​‍‌‍‌‌‌‍‌‍​‍​‍​ ‍‍​‍​‍‌‍‍​‌ ‌​‌ ‌​‌ ​​‌ ​ ​ ‍‍​‍ ​‍ ‌‍​ ‌‍‍​‌‍‌‌‌‍ ​‌ ​ ‌‍‌‌‌‍​‌‌ ​​‌‍‍‌‌‍‌‌‌ ​‍‌ ​ ​‍ ‍‌ ​ ‌‍​‌‌‍ ‍‌‍‍‌‌ ‌​‌ ‍‌​‍ ‍‌ ​ ‌ ‌​‌ ‌‌‌‍‌​‌‍‍‌‌‍ ​‍ ‌‍‍‌‌‍ ‍‌ ‌​‌‍‌‌‌‍ ‍‌ ‌​​‍ ‌‍‌‌‌‍‌​‌‍‍‌‌ ‌​​‍ ‌‍ ‌‌‍ ‌‍‌​‌‍‌‌​ ‌‌ ​​‌ ​‍‌‍‌‌‌ ​ ‌‍‌‌‌‍ ‍‌ ‌​‌‍​‌‌ ‌​‌‍‍‌‌‍ ‌‍ ‍​ ‍ ‌‍‍‌‌‍‌​​ ‌‌‍‌‍‌‍ ‌‍ ‌ ‌​‌‍‌‌‌ ​‍​ ‍ ‌ ‌​‌ ‍‌‌ ​​‌‍‌‌​ ‌‌‍‌‍‌‍ ‌‍ ‌ ‌​‌‍‌‌‌ ​‍​ ‍ ‌ ​​‌‍​‌‌ ‌​‌‍‍​​ ‌‌‍​ ‌‍ ‌‍ ​‌ ‌‌‌‍ ‌‌‍ ‍‌ ​ ​‍‌‌​ ‌‌‌​​‍‌‌ ‌‍‍ ‌‍‌‌‌ ‍‌​‍‌‌​ ​ ‌​‌​​‍‌‌​ ​ ‌​‌​​‍‌‌​ ​‍​ ​‍​ ‌‌​ ​ ​ ‌‌​ ‍‌‌‍​ ​ ​‍‌‍‌​​ ‍​‌‍​‌​ ‍​​ ​ ​ ​ ​‍‌‌​ ​‍​ ​‍​‍‌‌​ ‌‌‌​‌​​‍ ‍‌‍ ​‌‍‍‌‌‍ ‍‌‍‍ ‌ ​ ​‍‌‌​ ‌‌‌​​‍‌‌ ‌‍‍ ‌‍‌‌‌ ‍‌​‍‌‌​ ​ ‌​‌​​‍‌‌​ ​ ‌​‌​​‍‌‌​ ​‍​ ​‍‌‍​‍​ ​​‌‍‌‍​ ‌‍‌‍‌‍​ ​‌‌‍‌‌‌‍‌‍​ ‌ ​ ​‌‌‍‌‍‌‍‌​​‍‌‌​ ​‍​ ​‍​‍‌‌​ ‌‌‌​‌​​‍ ‍‌‍ ‍‌‍​‌‌‍ ‌‌‍‌‌​ ‌‍​‍‌‍​‌‌ ​ ‌‍‌‌‌‌‌‌‌ ​‍‌‍ ​​ ‌‌‍‍​‌ ‌​‌ ‌​‌ ​​‌ ​ ​‍‌‌​ ​ ‌​​‌​‍‌‌​ ​‍‌​‌‍​‍‌‌​ ​‍‌​‌‍‌‍​ ‌‍‍​‌‍‌‌‌‍ ​‌ ​ ‌‍‌‌‌‍​‌‌ ​​‌‍‍‌‌‍‌‌‌ ​‍‌ ​ ​‍ ‍‌ ​ ‌‍​‌‌‍ ‍‌‍‍‌‌ ‌​‌ ‍‌​‍ ‍‌ ​ ‌ ‌​‌ ‌‌‌‍‌​‌‍‍‌‌‍ ​‍‌‍‌‍‍‌‌‍‌​​ ‌‌‍‌‍‌‍ ‌‍ ‌ ‌​‌‍‌‌‌ ​‍​‍‌‍‌ ‌​‌ ‍‌‌ ​​‌‍‌‌​ ‌‌‍‌‍‌‍ ‌‍ ‌ ‌​‌‍‌‌‌ ​‍​‍‌‍‌ ​​‌‍​‌‌ ‌​‌‍‍​​ ‌‌‍​ ‌‍ ‌‍ ​‌ ‌‌‌‍ ‌‌‍ ‍‌ ​ ​‍‌‌​ ‌‌‌​​‍‌‌ ‌‍‍ ‌‍‌‌‌ ‍‌​‍‌‌​ ​ ‌​‌​​‍‌‌​ ​ ‌​‌​​‍‌‌​ ​‍​ ​‍​ ‌‌​ ​ ​ ‌‌​ ‍‌‌‍​ ​ ​‍‌‍‌​​ ‍​‌‍​‌​ ‍​​ ​ ​ ​ ​‍‌‌​ ​‍​ ​‍​‍‌‌​ ‌‌‌​‌​​‍ ‍‌‍ ​‌‍‍‌‌‍ ‍‌‍‍ ‌ ​ ​‍‌‌​ ‌‌‌​​‍‌‌ ‌‍‍ ‌‍‌‌‌ ‍‌​‍‌‌​ ​ ‌​‌​​‍‌‌​ ​ ‌​‌​​‍‌‌​ ​‍​ ​‍‌‍​‍​ ​​‌‍‌‍​ ‌‍‌‍‌‍​ ​‌‌‍‌‌‌‍‌‍​ ‌ ​ ​‌‌‍‌‍‌‍‌​​‍‌‌​ ​‍​ ​‍​‍‌‌​ ‌‌‌​‌​​‍ ‍‌‍ ‍‌‍​‌‌‍ ‌‌‍‌‌​‍‌‍‌ ​​‌‍‌‌‌ ​‍‌ ​ ‌ ​​‌‍‌‌‌‍​ ‌ ‌​‌‍‍‌‌ ‌‍‌‍‌‌​ ‌‌ ​​‌ ‌‌‌‍​‍‌‍ ​‌‍‍‌‌ ​ ‌‍‍​‌‍‌‌‌‍‌​​‍​‍‌ ‌
Dining​​​​‌ ‍ ​‍​‍‌‍ ‌ ​‍‌‍‍‌‌‍‌ ‌‍‍‌‌‍ ‍​‍​‍​ ‍‍​‍​‍‌ ​ ‌‍​‌‌‍ ‍‌‍‍‌‌ ‌​‌ ‍‌​‍ ‍‌‍‍‌‌‍ ​‍​‍​‍ ​​‍​‍‌‍‍​‌ ​‍‌‍‌‌‌‍‌‍​‍​‍​ ‍‍​‍​‍‌‍‍​‌ ‌​‌ ‌​‌ ​​‌ ​ ​ ‍‍​‍ ​‍ ‌‍​ ‌‍‍​‌‍‌‌‌‍ ​‌ ​ ‌‍‌‌‌‍​‌‌ ​​‌‍‍‌‌‍‌‌‌ ​‍‌ ​ ​‍ ‍‌ ​ ‌‍​‌‌‍ ‍‌‍‍‌‌ ‌​‌ ‍‌​‍ ‍‌ ​ ‌ ‌​‌ ‌‌‌‍‌​‌‍‍‌‌‍ ​‍ ‌‍‍‌‌‍ ‍‌ ‌​‌‍‌‌‌‍ ‍‌ ‌​​‍ ‌‍‌‌‌‍‌​‌‍‍‌‌ ‌​​‍ ‌‍ ‌‌‍ ‌‍‌​‌‍‌‌​ ‌‌ ​​‌ ​‍‌‍‌‌‌ ​ ‌‍‌‌‌‍ ‍‌ ‌​‌‍​‌‌ ‌​‌‍‍‌‌‍ ‌‍ ‍​ ‍ ‌‍‍‌‌‍‌​​ ‌‌‍‌‍‌‍ ‌‍ ‌ ‌​‌‍‌‌‌ ​‍​ ‍ ‌ ‌​‌ ‍‌‌ ​​‌‍‌‌​ ‌‌‍‌‍‌‍ ‌‍ ‌ ‌​‌‍‌‌‌ ​‍​ ‍ ‌ ​​‌‍​‌‌ ‌​‌‍‍​​ ‌‌‍​ ‌‍ ‌‍ ​‌ ‌‌‌‍ ‌‌‍ ‍‌ ​ ​‍‌‌​ ‌‌‌​​‍‌‌ ‌‍‍ ‌‍‌‌‌ ‍‌​‍‌‌​ ​ ‌​‌​​‍‌‌​ ​ ‌​‌​​‍‌‌​ ​‍​ ​‍​ ‌‌​ ​ ​ ‌‌​ ‍‌‌‍​ ​ ​‍‌‍‌​​ ‍​‌‍​‌​ ‍​​ ​ ​ ​ ​‍‌‌​ ​‍​ ​‍​‍‌‌​ ‌‌‌​‌​​‍ ‍‌‍ ​‌‍‍‌‌‍ ‍‌‍‍ ‌ ​ ​‍‌‌​ ‌‌‌​​‍‌‌ ‌‍‍ ‌‍‌‌‌ ‍‌​‍‌‌​ ​ ‌​‌​​‍‌‌​ ​ ‌​‌​​‍‌‌​ ​‍​ ​‍​ ‍​‌‍‌‍‌‍‌​​ ‌‍​ ‍‌‌‍​‍‌‍‌‌​ ‌ ‌‍‌‍​ ‌​​ ‌​​ ​‍​‍‌‌​ ​‍​ ​‍​‍‌‌​ ‌‌‌​‌​​‍ ‍‌‍ ‍‌‍​‌‌‍ ‌‌‍‌‌​ ‌‍​‍‌‍​‌‌ ​ ‌‍‌‌‌‌‌‌‌ ​‍‌‍ ​​ ‌‌‍‍​‌ ‌​‌ ‌​‌ ​​‌ ​ ​‍‌‌​ ​ ‌​​‌​‍‌‌​ ​‍‌​‌‍​‍‌‌​ ​‍‌​‌‍‌‍​ ‌‍‍​‌‍‌‌‌‍ ​‌ ​ ‌‍‌‌‌‍​‌‌ ​​‌‍‍‌‌‍‌‌‌ ​‍‌ ​ ​‍ ‍‌ ​ ‌‍​‌‌‍ ‍‌‍‍‌‌ ‌​‌ ‍‌​‍ ‍‌ ​ ‌ ‌​‌ ‌‌‌‍‌​‌‍‍‌‌‍ ​‍‌‍‌‍‍‌‌‍‌​​ ‌‌‍‌‍‌‍ ‌‍ ‌ ‌​‌‍‌‌‌ ​‍​‍‌‍‌ ‌​‌ ‍‌‌ ​​‌‍‌‌​ ‌‌‍‌‍‌‍ ‌‍ ‌ ‌​‌‍‌‌‌ ​‍​‍‌‍‌ ​​‌‍​‌‌ ‌​‌‍‍​​ ‌‌‍​ ‌‍ ‌‍ ​‌ ‌‌‌‍ ‌‌‍ ‍‌ ​ ​‍‌‌​ ‌‌‌​​‍‌‌ ‌‍‍ ‌‍‌‌‌ ‍‌​‍‌‌​ ​ ‌​‌​​‍‌‌​ ​ ‌​‌​​‍‌‌​ ​‍​ ​‍​ ‌‌​ ​ ​ ‌‌​ ‍‌‌‍​ ​ ​‍‌‍‌​​ ‍​‌‍​‌​ ‍​​ ​ ​ ​ ​‍‌‌​ ​‍​ ​‍​‍‌‌​ ‌‌‌​‌​​‍ ‍‌‍ ​‌‍‍‌‌‍ ‍‌‍‍ ‌ ​ ​‍‌‌​ ‌‌‌​​‍‌‌ ‌‍‍ ‌‍‌‌‌ ‍‌​‍‌‌​ ​ ‌​‌​​‍‌‌​ ​ ‌​‌​​‍‌‌​ ​‍​ ​‍​ ‍​‌‍‌‍‌‍‌​​ ‌‍​ ‍‌‌‍​‍‌‍‌‌​ ‌ ‌‍‌‍​ ‌​​ ‌​​ ​‍​‍‌‌​ ​‍​ ​‍​‍‌‌​ ‌‌‌​‌​​‍ ‍‌‍ ‍‌‍​‌‌‍ ‌‌‍‌‌​‍‌‍‌ ​​‌‍‌‌‌ ​‍‌ ​ ‌ ​​‌‍‌‌‌‍​ ‌ ‌​‌‍‍‌‌ ‌‍‌‍‌‌​ ‌‌ ​​‌ ‌‌‌‍​‍‌‍ ​‌‍‍‌‌ ​ ‌‍‍​‌‍‌‌‌‍‌​​‍​‍‌ ‌
Attractions & Services​​​​‌ ‍ ​‍​‍‌‍ ‌ ​‍‌‍‍‌‌‍‌ ‌‍‍‌‌‍ ‍​‍​‍​ ‍‍​‍​‍‌ ​ ‌‍​‌‌‍ ‍‌‍‍‌‌ ‌​‌ ‍‌​‍ ‍‌‍‍‌‌‍ ​‍​‍​‍ ​​‍​‍‌‍‍​‌ ​‍‌‍‌‌‌‍‌‍​‍​‍​ ‍‍​‍​‍‌‍‍​‌ ‌​‌ ‌​‌ ​​‌ ​ ​ ‍‍​‍ ​‍ ‌‍​ ‌‍‍​‌‍‌‌‌‍ ​‌ ​ ‌‍‌‌‌‍​‌‌ ​​‌‍‍‌‌‍‌‌‌ ​‍‌ ​ ​‍ ‍‌ ​ ‌‍​‌‌‍ ‍‌‍‍‌‌ ‌​‌ ‍‌​‍ ‍‌ ​ ‌ ‌​‌ ‌‌‌‍‌​‌‍‍‌‌‍ ​‍ ‌‍‍‌‌‍ ‍‌ ‌​‌‍‌‌‌‍ ‍‌ ‌​​‍ ‌‍‌‌‌‍‌​‌‍‍‌‌ ‌​​‍ ‌‍ ‌‌‍ ‌‍‌​‌‍‌‌​ ‌‌ ​​‌ ​‍‌‍‌‌‌ ​ ‌‍‌‌‌‍ ‍‌ ‌​‌‍​‌‌ ‌​‌‍‍‌‌‍ ‌‍ ‍​ ‍ ‌‍‍‌‌‍‌​​ ‌‌‍‌‍‌‍ ‌‍ ‌ ‌​‌‍‌‌‌ ​‍​ ‍ ‌ ‌​‌ ‍‌‌ ​​‌‍‌‌​ ‌‌‍‌‍‌‍ ‌‍ ‌ ‌​‌‍‌‌‌ ​‍​ ‍ ‌ ​​‌‍​‌‌ ‌​‌‍‍​​ ‌‌‍​ ‌‍ ‌‍ ​‌ ‌‌‌‍ ‌‌‍ ‍‌ ​ ​‍‌‌​ ‌‌‌​​‍‌‌ ‌‍‍ ‌‍‌‌‌ ‍‌​‍‌‌​ ​ ‌​‌​​‍‌‌​ ​ ‌​‌​​‍‌‌​ ​‍​ ​‍​ ‌‌​ ​ ​ ‌‌​ ‍‌‌‍​ ​ ​‍‌‍‌​​ ‍​‌‍​‌​ ‍​​ ​ ​ ​ ​‍‌‌​ ​‍​ ​‍​‍‌‌​ ‌‌‌​‌​​‍ ‍‌‍ ​‌‍‍‌‌‍ ‍‌‍‍ ‌ ​ ​‍‌‌​ ‌‌‌​​‍‌‌ ‌‍‍ ‌‍‌‌‌ ‍‌​‍‌‌​ ​ ‌​‌​​‍‌‌​ ​ ‌​‌​​‍‌‌​ ​‍​ ​‍​ ​​​ ​ ​ ‍‌​ ‍‌​ ​‍​ ‌​‌‍​‍​ ‌ ​ ​‍​ ‌ ‌‍​‍‌‍‌​​‍‌‌​ ​‍​ ​‍​‍‌‌​ ‌‌‌​‌​​‍ ‍‌‍ ‍‌‍​‌‌‍ ‌‌‍‌‌​ ‌‍​‍‌‍​‌‌ ​ ‌‍‌‌‌‌‌‌‌ ​‍‌‍ ​​ ‌‌‍‍​‌ ‌​‌ ‌​‌ ​​‌ ​ ​‍‌‌​ ​ ‌​​‌​‍‌‌​ ​‍‌​‌‍​‍‌‌​ ​‍‌​‌‍‌‍​ ‌‍‍​‌‍‌‌‌‍ ​‌ ​ ‌‍‌‌‌‍​‌‌ ​​‌‍‍‌‌‍‌‌‌ ​‍‌ ​ ​‍ ‍‌ ​ ‌‍​‌‌‍ ‍‌‍‍‌‌ ‌​‌ ‍‌​‍ ‍‌ ​ ‌ ‌​‌ ‌‌‌‍‌​‌‍‍‌‌‍ ​‍‌‍‌‍‍‌‌‍‌​​ ‌‌‍‌‍‌‍ ‌‍ ‌ ‌​‌‍‌‌‌ ​‍​‍‌‍‌ ‌​‌ ‍‌‌ ​​‌‍‌‌​ ‌‌‍‌‍‌‍ ‌‍ ‌ ‌​‌‍‌‌‌ ​‍​‍‌‍‌ ​​‌‍​‌‌ ‌​‌‍‍​​ ‌‌‍​ ‌‍ ‌‍ ​‌ ‌‌‌‍ ‌‌‍ ‍‌ ​ ​‍‌‌​ ‌‌‌​​‍‌‌ ‌‍‍ ‌‍‌‌‌ ‍‌​‍‌‌​ ​ ‌​‌​​‍‌‌​ ​ ‌​‌​​‍‌‌​ ​‍​ ​‍​ ‌‌​ ​ ​ ‌‌​ ‍‌‌‍​ ​ ​‍‌‍‌​​ ‍​‌‍​‌​ ‍​​ ​ ​ ​ ​‍‌‌​ ​‍​ ​‍​‍‌‌​ ‌‌‌​‌​​‍ ‍‌‍ ​‌‍‍‌‌‍ ‍‌‍‍ ‌ ​ ​‍‌‌​ ‌‌‌​​‍‌‌ ‌‍‍ ‌‍‌‌‌ ‍‌​‍‌‌​ ​ ‌​‌​​‍‌‌​ ​ ‌​‌​​‍‌‌​ ​‍​ ​‍​ ​​​ ​ ​ ‍‌​ ‍‌​ ​‍​ ‌​‌‍​‍​ ‌ ​ ​‍​ ‌ ‌‍​‍‌‍‌​​‍‌‌​ ​‍​ ​‍​‍‌‌​ ‌‌‌​‌​​‍ ‍‌‍ ‍‌‍​‌‌‍ ‌‌‍‌‌​‍‌‍‌ ​​‌‍‌‌‌ ​‍‌ ​ ‌ ​​‌‍‌‌‌‍​ ‌ ‌​‌‍‍‌‌ ‌‍‌‍‌‌​ ‌‌ ​​‌ ‌‌‌‍​‍‌‍ ​‌‍‍‌‌ ​ ‌‍‍​‌‍‌‌‌‍‌​​‍​‍‌ ‌
Stay in Touch​​​​‌ ‍ ​‍​‍‌‍ ‌ ​‍‌‍‍‌‌‍‌ ‌‍‍‌‌‍ ‍​‍​‍​ ‍‍​‍​‍‌ ​ ‌‍​‌‌‍ ‍‌‍‍‌‌ ‌​‌ ‍‌​‍ ‍‌‍‍‌‌‍ ​‍​‍​‍ ​​‍​‍‌‍‍​‌ ​‍‌‍‌‌‌‍‌‍​‍​‍​ ‍‍​‍​‍‌‍‍​‌ ‌​‌ ‌​‌ ​​‌ ​ ​ ‍‍​‍ ​‍ ‌‍​ ‌‍‍​‌‍‌‌‌‍ ​‌ ​ ‌‍‌‌‌‍​‌‌ ​​‌‍‍‌‌‍‌‌‌ ​‍‌ ​ ​‍ ‍‌ ​ ‌‍​‌‌‍ ‍‌‍‍‌‌ ‌​‌ ‍‌​‍ ‍‌ ​ ‌ ‌​‌ ‌‌‌‍‌​‌‍‍‌‌‍ ​‍ ‌‍‍‌‌‍ ‍‌ ‌​‌‍‌‌‌‍ ‍‌ ‌​​‍ ‌‍‌‌‌‍‌​‌‍‍‌‌ ‌​​‍ ‌‍ ‌‌‍ ‌‍‌​‌‍‌‌​ ‌‌ ​​‌ ​‍‌‍‌‌‌ ​ ‌‍‌‌‌‍ ‍‌ ‌​‌‍​‌‌ ‌​‌‍‍‌‌‍ ‌‍ ‍​ ‍ ‌‍‍‌‌‍‌​​ ‌‌‍‌‍‌‍ ‌‍ ‌ ‌​‌‍‌‌‌ ​‍​ ‍ ‌ ‌​‌ ‍‌‌ ​​‌‍‌‌​ ‌‌‍‌‍‌‍ ‌‍ ‌ ‌​‌‍‌‌‌ ​‍​ ‍ ‌ ​​‌‍​‌‌ ‌​‌‍‍​​ ‌‌‍​ ‌‍ ‌‍ ​‌ ‌‌‌‍ ‌‌‍ ‍‌ ​ ​‍‌‌​ ‌‌‌​​‍‌‌ ‌‍‍ ‌‍‌‌‌ ‍‌​‍‌‌​ ​ ‌​‌​​‍‌‌​ ​ ‌​‌​​‍‌‌​ ​‍​ ​‍​ ‍​‌‍​‍‌‍‌​​ ​‌‌‍​‍‌‍‌‌‌‍‌‌‌‍‌​‌‍​‌​ ​‍‌‍‌‌‌‍​‌​‍‌‌​ ​‍​ ​‍​‍‌‌​ ‌‌‌​‌​​‍ ‍‌ ‌​‌‍‍‌‌ ‌​‌‍ ​‌‍‌‌​ ‌‍​‍‌‍​‌‌ ​ ‌‍‌‌‌‌‌‌‌ ​‍‌‍ ​​ ‌‌‍‍​‌ ‌​‌ ‌​‌ ​​‌ ​ ​‍‌‌​ ​ ‌​​‌​‍‌‌​ ​‍‌​‌‍​‍‌‌​ ​‍‌​‌‍‌‍​ ‌‍‍​‌‍‌‌‌‍ ​‌ ​ ‌‍‌‌‌‍​‌‌ ​​‌‍‍‌‌‍‌‌‌ ​‍‌ ​ ​‍ ‍‌ ​ ‌‍​‌‌‍ ‍‌‍‍‌‌ ‌​‌ ‍‌​‍ ‍‌ ​ ‌ ‌​‌ ‌‌‌‍‌​‌‍‍‌‌‍ ​‍‌‍‌‍‍‌‌‍‌​​ ‌‌‍‌‍‌‍ ‌‍ ‌ ‌​‌‍‌‌‌ ​‍​‍‌‍‌ ‌​‌ ‍‌‌ ​​‌‍‌‌​ ‌‌‍‌‍‌‍ ‌‍ ‌ ‌​‌‍‌‌‌ ​‍​‍‌‍‌ ​​‌‍​‌‌ ‌​‌‍‍​​ ‌‌‍​ ‌‍ ‌‍ ​‌ ‌‌‌‍ ‌‌‍ ‍‌ ​ ​‍‌‌​ ‌‌‌​​‍‌‌ ‌‍‍ ‌‍‌‌‌ ‍‌​‍‌‌​ ​ ‌​‌​​‍‌‌​ ​ ‌​‌​​‍‌‌​ ​‍​ ​‍​ ‍​‌‍​‍‌‍‌​​ ​‌‌‍​‍‌‍‌‌‌‍‌‌‌‍‌​‌‍​‌​ ​‍‌‍‌‌‌‍​‌​‍‌‌​ ​‍​ ​‍​‍‌‌​ ‌‌‌​‌​​‍ ‍‌ ‌​‌‍‍‌‌ ‌​‌‍ ​‌‍‌‌​‍‌‍‌ ​​‌‍‌‌‌ ​‍‌ ​ ‌ ​​‌‍‌‌‌‍​ ‌ ‌​‌‍‍‌‌ ‌‍‌‍‌‌​ ‌‌ ​​‌ ‌‌‌‍​‍‌‍ ​‌‍‍‌‌ ​ ‌‍‍​‌‍‌‌‌‍‌​​‍​‍‌ ‌